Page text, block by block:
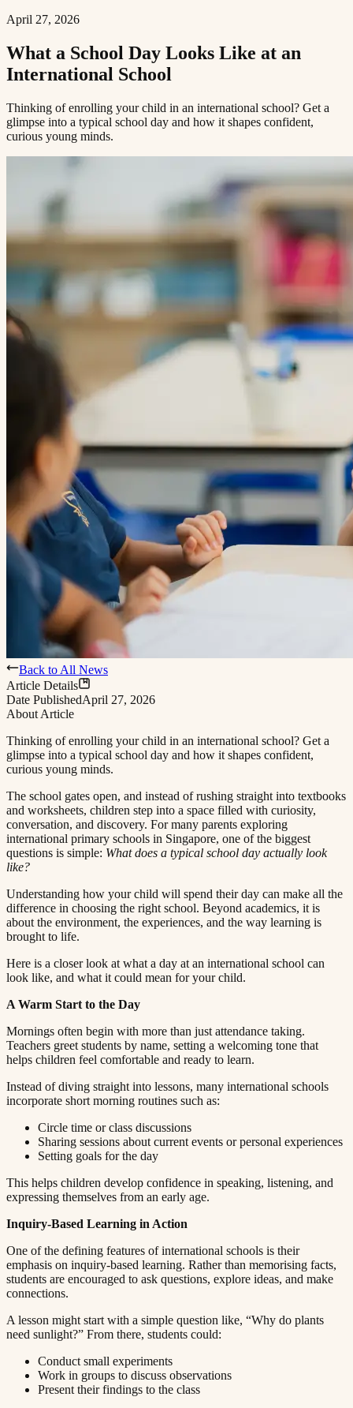
April 27, 2026
What a School Day Looks Like at an
International School​​​​‌ ‍ ​‍​‍‌‍ ‌ ​‍‌‍‍‌‌‍‌ ‌‍‍‌‌‍ ‍​‍​‍​ ‍‍​‍​‍‌ ​ ‌‍​‌‌‍ ‍‌‍‍‌‌ ‌​‌ ‍‌​‍ ‍‌‍‍‌‌‍ ​‍​‍​‍ ​​‍​‍‌‍‍​‌ ​‍‌‍‌‌‌‍‌‍​‍​‍​ ‍‍​‍​‍​‍ ‌ ​ ‌ ‌​‌ ‌‌‌‍‌​‌‍‍‌‌‍ ​‍ ‌‍‍‌‌‍ ‍‌ ‌​‌‍‌‌‌‍ ‍‌ ‌​​‍ ‌‍‌‌‌‍‌​‌‍‍‌‌ ‌​​‍ ‌‍ ‌‌‍ ‌‍‌​‌‍‌‌​ ‌‌ ​​‌ ​‍‌‍‌‌‌ ​ ‌‍‌‌‌‍ ‍‌ ‌​‌‍​‌‌ ‌​‌‍‍‌‌‍ ‌‍ ‍​ ‍ ‌‍‍‌‌‍‌​​ ‌​ ‌‍‌‍‌​​ ‌ ‌‍​ ​ ​‍‌‍‌‍​ ‍‌​ ​‍​‍ ‌​ ‌‍​ ‌ ​ ​‌​ ‌‌​‍ ‌​ ‌​​ ​‌‌‍‌‌​ ​‍​‍ ‌​ ‍​​ ‌ ‌‍‌‌​ ‌‌​‍ ‌‌‍‌‍‌‍‌‌‌‍‌‍‌‍​‍​ ‍‌‌‍​‍​ ​​​ ‌ ‌‍‌‌‌‍​ ​ ‍​​ ‌‍​ ‍ ‌ ‌​‌ ‍‌‌ ​​‌‍‌‌​ ‌‌‍ ‍‌‍‌‌‌ ‌ ‌ ​ ​ ‍ ‌ ​​‌‍​‌‌ ‌​‌‍‍​​ ‌‌ ‌​‌‍‍‌‌ ‌​‌‍ ​‌‍‌‌​ ‌‍​‍‌‍​‌‌ ​ ‌‍‌‌‌‌‌‌‌ ​‍‌‍ ​​ ‌​‍‌‌​ ​‍‌​‌‍‌ ​ ‌ ‌​‌ ‌‌‌‍‌​‌‍‍‌‌‍ ​‍‌‍‌‍‍‌‌‍‌​​ ‌​ ‌‍‌‍‌​​ ‌ ‌‍​ ​ ​‍‌‍‌‍​ ‍‌​ ​‍​‍ ‌​ ‌‍​ ‌ ​ ​‌​ ‌‌​‍ ‌​ ‌​​ ​‌‌‍‌‌​ ​‍​‍ ‌​ ‍​​ ‌ ‌‍‌‌​ ‌‌​‍ ‌‌‍‌‍‌‍‌‌‌‍‌‍‌‍​‍​ ‍‌‌‍​‍​ ​​​ ‌ ‌‍‌‌‌‍​ ​ ‍​​ ‌‍​‍‌‍‌ ‌​‌ ‍‌‌ ​​‌‍‌‌​ ‌‌‍ ‍‌‍‌‌‌ ‌ ‌ ​ ​‍‌‍‌ ​​‌‍​‌‌ ‌​‌‍‍​​ ‌‌ ‌​‌‍‍‌‌ ‌​‌‍ ​‌‍‌‌​‍‌‍‌ ​​‌‍‌‌‌ ​‍‌ ​ ‌ ​​‌‍‌‌‌‍​ ‌ ‌​‌‍‍‌‌ ‌‍‌‍‌‌​ ‌‌ ​​‌ ‌‌‌‍​‍‌‍ ​‌‍‍‌‌ ​ ‌‍‍​‌‍‌‌‌‍‌​​‍​‍‌ ‌
Thinking of enrolling your child in an international school? Get a
glimpse into a typical school day and how it shapes confident,
curious young minds.​​​​‌ ‍ ​‍​‍‌‍ ‌ ​‍‌‍‍‌‌‍‌ ‌‍‍‌‌‍ ‍​‍​‍​ ‍‍​‍​‍‌ ​ ‌‍​‌‌‍ ‍‌‍‍‌‌ ‌​‌ ‍‌​‍ ‍‌‍‍‌‌‍ ​‍​‍​‍ ​​‍​‍‌‍‍​‌ ​‍‌‍‌‌‌‍‌‍​‍​‍​ ‍‍​‍​‍​‍ ‌ ​ ‌ ‌​‌ ‌‌‌‍‌​‌‍‍‌‌‍ ​‍ ‌‍‍‌‌‍ ‍‌ ‌​‌‍‌‌‌‍ ‍‌ ‌​​‍ ‌‍‌‌‌‍‌​‌‍‍‌‌ ‌​​‍ ‌‍ ‌‌‍ ‌‍‌​‌‍‌‌​ ‌‌ ​​‌ ​‍‌‍‌‌‌ ​ ‌‍‌‌‌‍ ‍‌ ‌​‌‍​‌‌ ‌​‌‍‍‌‌‍ ‌‍ ‍​ ‍ ‌‍‍‌‌‍‌​​ ‌​ ‌‍‌‍‌​​ ‌ ‌‍​ ​ ​‍‌‍‌‍​ ‍‌​ ​‍​‍ ‌​ ‌‍​ ‌ ​ ​‌​ ‌‌​‍ ‌​ ‌​​ ​‌‌‍‌‌​ ​‍​‍ ‌​ ‍​​ ‌ ‌‍‌‌​ ‌‌​‍ ‌‌‍‌‍‌‍‌‌‌‍‌‍‌‍​‍​ ‍‌‌‍​‍​ ​​​ ‌ ‌‍‌‌‌‍​ ​ ‍​​ ‌‍​ ‍ ‌ ‌​‌ ‍‌‌ ​​‌‍‌‌​ ‌‌‍ ‍‌‍‌‌‌ ‌ ‌ ​ ​ ‍ ‌ ​​‌‍​‌‌ ‌​‌‍‍​​ ‌‌‍‌​‌‍‌‌‌ ​ ‌‍​ ‌ ​‍‌‍‍‌‌ ​​‌ ‌​‌‍‍‌‌‍ ‌‍ ‍​ ‌‍​‍‌‍​‌‌ ​ ‌‍‌‌‌‌‌‌‌ ​‍‌‍ ​​ ‌​‍‌‌​ ​‍‌​‌‍‌ ​ ‌ ‌​‌ ‌‌‌‍‌​‌‍‍‌‌‍ ​‍‌‍‌‍‍‌‌‍‌​​ ‌​ ‌‍‌‍‌​​ ‌ ‌‍​ ​ ​‍‌‍‌‍​ ‍‌​ ​‍​‍ ‌​ ‌‍​ ‌ ​ ​‌​ ‌‌​‍ ‌​ ‌​​ ​‌‌‍‌‌​ ​‍​‍ ‌​ ‍​​ ‌ ‌‍‌‌​ ‌‌​‍ ‌‌‍‌‍‌‍‌‌‌‍‌‍‌‍​‍​ ‍‌‌‍​‍​ ​​​ ‌ ‌‍‌‌‌‍​ ​ ‍​​ ‌‍​‍‌‍‌ ‌​‌ ‍‌‌ ​​‌‍‌‌​ ‌‌‍ ‍‌‍‌‌‌ ‌ ‌ ​ ​‍‌‍‌ ​​‌‍​‌‌ ‌​‌‍‍​​ ‌‌‍‌​‌‍‌‌‌ ​ ‌‍​ ‌ ​‍‌‍‍‌‌ ​​‌ ‌​‌‍‍‌‌‍ ‌‍ ‍​‍‌‍‌ ​​‌‍‌‌‌ ​‍‌ ​ ‌ ​​‌‍‌‌‌‍​ ‌ ‌​‌‍‍‌‌ ‌‍‌‍‌‌​ ‌‌ ​​‌ ‌‌‌‍​‍‌‍ ​‌‍‍‌‌ ​ ‌‍‍​‌‍‌‌‌‍‌​​‍​‍‌ ‌
Back to All News
Article Details
Date PublishedApril 27, 2026
About Article
Thinking of enrolling your child in an international school? Get a
glimpse into a typical school day and how it shapes confident,
curious young minds.​​​​‌ ‍ ​‍​‍‌‍ ‌ ​‍‌‍‍‌‌‍‌ ‌‍‍‌‌‍ ‍​‍​‍​ ‍‍​‍​‍‌ ​ ‌‍​‌‌‍ ‍‌‍‍‌‌ ‌​‌ ‍‌​‍ ‍‌‍‍‌‌‍ ​‍​‍​‍ ​​‍​‍‌‍‍​‌ ​‍‌‍‌‌‌‍‌‍​‍​‍​ ‍‍​‍​‍​‍ ‌ ​ ‌ ‌​‌ ‌‌‌‍‌​‌‍‍‌‌‍ ​‍ ‌‍‍‌‌‍ ‍‌ ‌​‌‍‌‌‌‍ ‍‌ ‌​​‍ ‌‍‌‌‌‍‌​‌‍‍‌‌ ‌​​‍ ‌‍ ‌‌‍ ‌‍‌​‌‍‌‌​ ‌‌ ​​‌ ​‍‌‍‌‌‌ ​ ‌‍‌‌‌‍ ‍‌ ‌​‌‍​‌‌ ‌​‌‍‍‌‌‍ ‌‍ ‍​ ‍ ‌‍‍‌‌‍‌​​ ‌​ ‌‍‌‍‌​​ ‌ ‌‍​ ​ ​‍‌‍‌‍​ ‍‌​ ​‍​‍ ‌​ ‌‍​ ‌ ​ ​‌​ ‌‌​‍ ‌​ ‌​​ ​‌‌‍‌‌​ ​‍​‍ ‌​ ‍​​ ‌ ‌‍‌‌​ ‌‌​‍ ‌‌‍‌‍‌‍‌‌‌‍‌‍‌‍​‍​ ‍‌‌‍​‍​ ​​​ ‌ ‌‍‌‌‌‍​ ​ ‍​​ ‌‍​ ‍ ‌ ‌​‌ ‍‌‌ ​​‌‍‌‌​ ‌‌‍ ‍‌‍‌‌‌ ‌ ‌ ​ ​ ‍ ‌ ​​‌‍​‌‌ ‌​‌‍‍​​ ‌‌‍‌​‌‍‌‌‌ ​ ‌‍​ ‌ ​‍‌‍‍‌‌ ​​‌ ‌​‌‍‍‌‌‍ ‌‍ ‍​ ‌‍​‍‌‍​‌‌ ​ ‌‍‌‌‌‌‌‌‌ ​‍‌‍ ​​ ‌​‍‌‌​ ​‍‌​‌‍‌ ​ ‌ ‌​‌ ‌‌‌‍‌​‌‍‍‌‌‍ ​‍‌‍‌‍‍‌‌‍‌​​ ‌​ ‌‍‌‍‌​​ ‌ ‌‍​ ​ ​‍‌‍‌‍​ ‍‌​ ​‍​‍ ‌​ ‌‍​ ‌ ​ ​‌​ ‌‌​‍ ‌​ ‌​​ ​‌‌‍‌‌​ ​‍​‍ ‌​ ‍​​ ‌ ‌‍‌‌​ ‌‌​‍ ‌‌‍‌‍‌‍‌‌‌‍‌‍‌‍​‍​ ‍‌‌‍​‍​ ​​​ ‌ ‌‍‌‌‌‍​ ​ ‍​​ ‌‍​‍‌‍‌ ‌​‌ ‍‌‌ ​​‌‍‌‌​ ‌‌‍ ‍‌‍‌‌‌ ‌ ‌ ​ ​‍‌‍‌ ​​‌‍​‌‌ ‌​‌‍‍​​ ‌‌‍‌​‌‍‌‌‌ ​ ‌‍​ ‌ ​‍‌‍‍‌‌ ​​‌ ‌​‌‍‍‌‌‍ ‌‍ ‍​‍‌‍‌ ​​‌‍‌‌‌ ​‍‌ ​ ‌ ​​‌‍‌‌‌‍​ ‌ ‌​‌‍‍‌‌ ‌‍‌‍‌‌​ ‌‌ ​​‌ ‌‌‌‍​‍‌‍ ​‌‍‍‌‌ ​ ‌‍‍​‌‍‌‌‌‍‌​​‍​‍‌ ‌
The school gates open, and instead of rushing straight into textbooks
and worksheets, children step into a space filled with curiosity,
conversation, and discovery. For many parents exploring
international primary schools in Singapore, one of the biggest
questions is simple: ​​​​‌ ‍ ​‍​‍‌‍ ‌ ​‍‌‍‍‌‌‍‌ ‌‍‍‌‌‍ ‍​‍​‍​ ‍‍​‍​‍‌ ​ ‌‍​‌‌‍ ‍‌‍‍‌‌ ‌​‌ ‍‌​‍ ‍‌‍‍‌‌‍ ​‍​‍​‍ ​​‍​‍‌‍‍​‌ ​‍‌‍‌‌‌‍‌‍​‍​‍​ ‍‍​‍​‍​‍ ‌ ​ ‌ ‌​‌ ‌‌‌‍‌​‌‍‍‌‌‍ ​‍ ‌‍‍‌‌‍ ‍‌ ‌​‌‍‌‌‌‍ ‍‌ ‌​​‍ ‌‍‌‌‌‍‌​‌‍‍‌‌ ‌​​‍ ‌‍ ‌‌‍ ‌‍‌​‌‍‌‌​ ‌‌ ​​‌ ​‍‌‍‌‌‌ ​ ‌‍‌‌‌‍ ‍‌ ‌​‌‍​‌‌ ‌​‌‍‍‌‌‍ ‌‍ ‍​ ‍ ‌‍‍‌‌‍‌​​ ‌​ ‌‍‌‍‌​​ ‌ ‌‍​ ​ ​‍‌‍‌‍​ ‍‌​ ​‍​‍ ‌​ ‌‍​ ‌ ​ ​‌​ ‌‌​‍ ‌​ ‌​​ ​‌‌‍‌‌​ ​‍​‍ ‌​ ‍​​ ‌ ‌‍‌‌​ ‌‌​‍ ‌‌‍‌‍‌‍‌‌‌‍‌‍‌‍​‍​ ‍‌‌‍​‍​ ​​​ ‌ ‌‍‌‌‌‍​ ​ ‍​​ ‌‍​ ‍ ‌ ‌​‌ ‍‌‌ ​​‌‍‌‌​ ‌‌‍ ‍‌‍‌‌‌ ‌ ‌ ​ ​ ‍ ‌ ​​‌‍​‌‌ ‌​‌‍‍​​ ‌‌‍​ ‌‍ ‌‍ ‍‌ ‌​‌‍‌‌‌‍ ‍‌ ‌​​‍‌‌​ ‌‌‌​​‍‌‌ ‌‍‍ ‌‍‌‌‌ ‍‌​‍‌‌​ ​ ‌​‌​​‍‌‌​ ​ ‌​‌​​‍‌‌​ ​‍​ ​‍​ ‍​‌‍‌‌‌‍​ ‌‍‌‍‌‍​‍‌‍‌‌‌‍‌‌​ ‌​​ ‌‍​ ‌‍​ ​ ‌‍‌​​‍‌‌​ ​‍​ ​‍​‍‌‌​ ‌‌‌​‌​​‍ ‍‌‍​ ‌‍‍​‌‍‍‌‌‍ ​‌‍‌​‌ ​‍‌‍‌‌‌‍ ‍​‍‌‌​ ‌‌‌​​‍‌‌ ‌‍‍ ‌‍‌‌‌ ‍‌​‍‌‌​ ​ ‌​‌​​‍‌‌​ ​ ‌​‌​​‍‌‌​ ​‍​ ​‍​ ​ ​ ​‍‌‍​‍​ ​‌‌‍‌‍​ ​ ‌‍​‌​ ‍‌‌‍‌‌​ ​‌​ ‌‍​ ​‍​‍‌‌​ ​‍​ ​‍​‍‌‌​ ‌‌‌​‌​​‍ ‍‌ ‌​‌‍‌‌‌ ‍​‌ ‌​​ ‌‍​‍‌‍​‌‌ ​ ‌‍‌‌‌‌‌‌‌ ​‍‌‍ ​​ ‌​‍‌‌​ ​‍‌​‌‍‌ ​ ‌ ‌​‌ ‌‌‌‍‌​‌‍‍‌‌‍ ​‍‌‍‌‍‍‌‌‍‌​​ ‌​ ‌‍‌‍‌​​ ‌ ‌‍​ ​ ​‍‌‍‌‍​ ‍‌​ ​‍​‍ ‌​ ‌‍​ ‌ ​ ​‌​ ‌‌​‍ ‌​ ‌​​ ​‌‌‍‌‌​ ​‍​‍ ‌​ ‍​​ ‌ ‌‍‌‌​ ‌‌​‍ ‌‌‍‌‍‌‍‌‌‌‍‌‍‌‍​‍​ ‍‌‌‍​‍​ ​​​ ‌ ‌‍‌‌‌‍​ ​ ‍​​ ‌‍​‍‌‍‌ ‌​‌ ‍‌‌ ​​‌‍‌‌​ ‌‌‍ ‍‌‍‌‌‌ ‌ ‌ ​ ​‍‌‍‌ ​​‌‍​‌‌ ‌​‌‍‍​​ ‌‌‍​ ‌‍ ‌‍ ‍‌ ‌​‌‍‌‌‌‍ ‍‌ ‌​​‍‌‌​ ‌‌‌​​‍‌‌ ‌‍‍ ‌‍‌‌‌ ‍‌​‍‌‌​ ​ ‌​‌​​‍‌‌​ ​ ‌​‌​​‍‌‌​ ​‍​ ​‍​ ‍​‌‍‌‌‌‍​ ‌‍‌‍‌‍​‍‌‍‌‌‌‍‌‌​ ‌​​ ‌‍​ ‌‍​ ​ ‌‍‌​​‍‌‌​ ​‍​ ​‍​‍‌‌​ ‌‌‌​‌​​‍ ‍‌‍​ ‌‍‍​‌‍‍‌‌‍ ​‌‍‌​‌ ​‍‌‍‌‌‌‍ ‍​‍‌‌​ ‌‌‌​​‍‌‌ ‌‍‍ ‌‍‌‌‌ ‍‌​‍‌‌​ ​ ‌​‌​​‍‌‌​ ​ ‌​‌​​‍‌‌​ ​‍​ ​‍​ ​ ​ ​‍‌‍​‍​ ​‌‌‍‌‍​ ​ ‌‍​‌​ ‍‌‌‍‌‌​ ​‌​ ‌‍​ ​‍​‍‌‌​ ​‍​ ​‍​‍‌‌​ ‌‌‌​‌​​‍ ‍‌ ‌​‌‍‌‌‌ ‍​‌ ‌​​‍‌‍‌ ​​‌‍‌‌‌ ​‍‌ ​ ‌ ​​‌‍‌‌‌‍​ ‌ ‌​‌‍‍‌‌ ‌‍‌‍‌‌​ ‌‌ ​​‌ ‌‌‌‍​‍‌‍ ​‌‍‍‌‌ ​ ‌‍‍​‌‍‌‌‌‍‌​​‍​‍‌ ‌ What does a typical school day actually look
like?​​​​‌ ‍ ​‍​‍‌‍ ‌ ​‍‌‍‍‌‌‍‌ ‌‍‍‌‌‍ ‍​‍​‍​ ‍‍​‍​‍‌ ​ ‌‍​‌‌‍ ‍‌‍‍‌‌ ‌​‌ ‍‌​‍ ‍‌‍‍‌‌‍ ​‍​‍​‍ ​​‍​‍‌‍‍​‌ ​‍‌‍‌‌‌‍‌‍​‍​‍​ ‍‍​‍​‍​‍ ‌ ​ ‌ ‌​‌ ‌‌‌‍‌​‌‍‍‌‌‍ ​‍ ‌‍‍‌‌‍ ‍‌ ‌​‌‍‌‌‌‍ ‍‌ ‌​​‍ ‌‍‌‌‌‍‌​‌‍‍‌‌ ‌​​‍ ‌‍ ‌‌‍ ‌‍‌​‌‍‌‌​ ‌‌ ​​‌ ​‍‌‍‌‌‌ ​ ‌‍‌‌‌‍ ‍‌ ‌​‌‍​‌‌ ‌​‌‍‍‌‌‍ ‌‍ ‍​ ‍ ‌‍‍‌‌‍‌​​ ‌​ ‌‍‌‍‌​​ ‌ ‌‍​ ​ ​‍‌‍‌‍​ ‍‌​ ​‍​‍ ‌​ ‌‍​ ‌ ​ ​‌​ ‌‌​‍ ‌​ ‌​​ ​‌‌‍‌‌​ ​‍​‍ ‌​ ‍​​ ‌ ‌‍‌‌​ ‌‌​‍ ‌‌‍‌‍‌‍‌‌‌‍‌‍‌‍​‍​ ‍‌‌‍​‍​ ​​​ ‌ ‌‍‌‌‌‍​ ​ ‍​​ ‌‍​ ‍ ‌ ‌​‌ ‍‌‌ ​​‌‍‌‌​ ‌‌‍ ‍‌‍‌‌‌ ‌ ‌ ​ ​ ‍ ‌ ​​‌‍​‌‌ ‌​‌‍‍​​ ‌‌‍​ ‌‍ ‌‍ ‍‌ ‌​‌‍‌‌‌‍ ‍‌ ‌​​‍‌‌​ ‌‌‌​​‍‌‌ ‌‍‍ ‌‍‌‌‌ ‍‌​‍‌‌​ ​ ‌​‌​​‍‌‌​ ​ ‌​‌​​‍‌‌​ ​‍​ ​‍​ ‍​‌‍‌‌‌‍​ ‌‍‌‍‌‍​‍‌‍‌‌‌‍‌‌​ ‌​​ ‌‍​ ‌‍​ ​ ‌‍‌​​‍‌‌​ ​‍​ ​‍​‍‌‌​ ‌‌‌​‌​​‍ ‍‌‍​ ‌‍‍​‌‍‍‌‌‍ ​‌‍‌​‌ ​‍‌‍‌‌‌‍ ‍​‍‌‌​ ‌‌‌​​‍‌‌ ‌‍‍ ‌‍‌‌‌ ‍‌​‍‌‌​ ​ ‌​‌​​‍‌‌​ ​ ‌​‌​​‍‌‌​ ​‍​ ​‍‌‍‌‍​ ‌‍​ ‍‌​ ‌‍‌‍​ ​ ​​‌‍​ ​ ​‌‌‍​ ​ ​ ​ ​ ​ ‌ ​‍‌‌​ ​‍​ ​‍​‍‌‌​ ‌‌‌​‌​​‍ ‍‌ ‌​‌‍‌‌‌ ‍​‌ ‌​​ ‌‍​‍‌‍​‌‌ ​ ‌‍‌‌‌‌‌‌‌ ​‍‌‍ ​​ ‌​‍‌‌​ ​‍‌​‌‍‌ ​ ‌ ‌​‌ ‌‌‌‍‌​‌‍‍‌‌‍ ​‍‌‍‌‍‍‌‌‍‌​​ ‌​ ‌‍‌‍‌​​ ‌ ‌‍​ ​ ​‍‌‍‌‍​ ‍‌​ ​‍​‍ ‌​ ‌‍​ ‌ ​ ​‌​ ‌‌​‍ ‌​ ‌​​ ​‌‌‍‌‌​ ​‍​‍ ‌​ ‍​​ ‌ ‌‍‌‌​ ‌‌​‍ ‌‌‍‌‍‌‍‌‌‌‍‌‍‌‍​‍​ ‍‌‌‍​‍​ ​​​ ‌ ‌‍‌‌‌‍​ ​ ‍​​ ‌‍​‍‌‍‌ ‌​‌ ‍‌‌ ​​‌‍‌‌​ ‌‌‍ ‍‌‍‌‌‌ ‌ ‌ ​ ​‍‌‍‌ ​​‌‍​‌‌ ‌​‌‍‍​​ ‌‌‍​ ‌‍ ‌‍ ‍‌ ‌​‌‍‌‌‌‍ ‍‌ ‌​​‍‌‌​ ‌‌‌​​‍‌‌ ‌‍‍ ‌‍‌‌‌ ‍‌​‍‌‌​ ​ ‌​‌​​‍‌‌​ ​ ‌​‌​​‍‌‌​ ​‍​ ​‍​ ‍​‌‍‌‌‌‍​ ‌‍‌‍‌‍​‍‌‍‌‌‌‍‌‌​ ‌​​ ‌‍​ ‌‍​ ​ ‌‍‌​​‍‌‌​ ​‍​ ​‍​‍‌‌​ ‌‌‌​‌​​‍ ‍‌‍​ ‌‍‍​‌‍‍‌‌‍ ​‌‍‌​‌ ​‍‌‍‌‌‌‍ ‍​‍‌‌​ ‌‌‌​​‍‌‌ ‌‍‍ ‌‍‌‌‌ ‍‌​‍‌‌​ ​ ‌​‌​​‍‌‌​ ​ ‌​‌​​‍‌‌​ ​‍​ ​‍‌‍‌‍​ ‌‍​ ‍‌​ ‌‍‌‍​ ​ ​​‌‍​ ​ ​‌‌‍​ ​ ​ ​ ​ ​ ‌ ​‍‌‌​ ​‍​ ​‍​‍‌‌​ ‌‌‌​‌​​‍ ‍‌ ‌​‌‍‌‌‌ ‍​‌ ‌​​‍‌‍‌ ​​‌‍‌‌‌ ​‍‌ ​ ‌ ​​‌‍‌‌‌‍​ ‌ ‌​‌‍‍‌‌ ‌‍‌‍‌‌​ ‌‌ ​​‌ ‌‌‌‍​‍‌‍ ​‌‍‍‌‌ ​ ‌‍‍​‌‍‌‌‌‍‌​​‍​‍‌ ‌
Understanding how your child will spend their day can make all the
difference in choosing the right school. Beyond academics, it is
about the environment, the experiences, and the way learning is
brought to life.​​​​‌ ‍ ​‍​‍‌‍ ‌ ​‍‌‍‍‌‌‍‌ ‌‍‍‌‌‍ ‍​‍​‍​ ‍‍​‍​‍‌ ​ ‌‍​‌‌‍ ‍‌‍‍‌‌ ‌​‌ ‍‌​‍ ‍‌‍‍‌‌‍ ​‍​‍​‍ ​​‍​‍‌‍‍​‌ ​‍‌‍‌‌‌‍‌‍​‍​‍​ ‍‍​‍​‍​‍ ‌ ​ ‌ ‌​‌ ‌‌‌‍‌​‌‍‍‌‌‍ ​‍ ‌‍‍‌‌‍ ‍‌ ‌​‌‍‌‌‌‍ ‍‌ ‌​​‍ ‌‍‌‌‌‍‌​‌‍‍‌‌ ‌​​‍ ‌‍ ‌‌‍ ‌‍‌​‌‍‌‌​ ‌‌ ​​‌ ​‍‌‍‌‌‌ ​ ‌‍‌‌‌‍ ‍‌ ‌​‌‍​‌‌ ‌​‌‍‍‌‌‍ ‌‍ ‍​ ‍ ‌‍‍‌‌‍‌​​ ‌​ ‌‍‌‍‌​​ ‌ ‌‍​ ​ ​‍‌‍‌‍​ ‍‌​ ​‍​‍ ‌​ ‌‍​ ‌ ​ ​‌​ ‌‌​‍ ‌​ ‌​​ ​‌‌‍‌‌​ ​‍​‍ ‌​ ‍​​ ‌ ‌‍‌‌​ ‌‌​‍ ‌‌‍‌‍‌‍‌‌‌‍‌‍‌‍​‍​ ‍‌‌‍​‍​ ​​​ ‌ ‌‍‌‌‌‍​ ​ ‍​​ ‌‍​ ‍ ‌ ‌​‌ ‍‌‌ ​​‌‍‌‌​ ‌‌‍ ‍‌‍‌‌‌ ‌ ‌ ​ ​ ‍ ‌ ​​‌‍​‌‌ ‌​‌‍‍​​ ‌‌‍​ ‌‍ ‌‍ ‍‌ ‌​‌‍‌‌‌‍ ‍‌ ‌​​‍‌‌​ ‌‌‌​​‍‌‌ ‌‍‍ ‌‍‌‌‌ ‍‌​‍‌‌​ ​ ‌​‌​​‍‌‌​ ​ ‌​‌​​‍‌‌​ ​‍​ ​‍​ ‍‌‌‍‌‍‌‍​‍​ ‍‌​ ‌‌​ ​​​ ‌‍​ ​​​ ‌‍​ ​‌​ ‍​‌‍‌​​‍‌‌​ ​‍​ ​‍​‍‌‌​ ‌‌‌​‌​​‍ ‍‌‍​ ‌‍‍​‌‍‍‌‌‍ ​‌‍‌​‌ ​‍‌‍‌‌‌‍ ‍​‍‌‌​ ‌‌‌​​‍‌‌ ‌‍‍ ‌‍‌‌‌ ‍‌​‍‌‌​ ​ ‌​‌​​‍‌‌​ ​ ‌​‌​​‍‌‌​ ​‍​ ​‍​ ‌ ‌‍‌‍​ ​‍‌‍‌​​ ‌‌​ ​‌‌‍‌​‌‍​‍‌‍‌‌​ ‍‌‌‍‌‌​ ‍‌​‍‌‌​ ​‍​ ​‍​‍‌‌​ ‌‌‌​‌​​‍ ‍‌ ‌​‌‍‌‌‌ ‍​‌ ‌​​ ‌‍​‍‌‍​‌‌ ​ ‌‍‌‌‌‌‌‌‌ ​‍‌‍ ​​ ‌​‍‌‌​ ​‍‌​‌‍‌ ​ ‌ ‌​‌ ‌‌‌‍‌​‌‍‍‌‌‍ ​‍‌‍‌‍‍‌‌‍‌​​ ‌​ ‌‍‌‍‌​​ ‌ ‌‍​ ​ ​‍‌‍‌‍​ ‍‌​ ​‍​‍ ‌​ ‌‍​ ‌ ​ ​‌​ ‌‌​‍ ‌​ ‌​​ ​‌‌‍‌‌​ ​‍​‍ ‌​ ‍​​ ‌ ‌‍‌‌​ ‌‌​‍ ‌‌‍‌‍‌‍‌‌‌‍‌‍‌‍​‍​ ‍‌‌‍​‍​ ​​​ ‌ ‌‍‌‌‌‍​ ​ ‍​​ ‌‍​‍‌‍‌ ‌​‌ ‍‌‌ ​​‌‍‌‌​ ‌‌‍ ‍‌‍‌‌‌ ‌ ‌ ​ ​‍‌‍‌ ​​‌‍​‌‌ ‌​‌‍‍​​ ‌‌‍​ ‌‍ ‌‍ ‍‌ ‌​‌‍‌‌‌‍ ‍‌ ‌​​‍‌‌​ ‌‌‌​​‍‌‌ ‌‍‍ ‌‍‌‌‌ ‍‌​‍‌‌​ ​ ‌​‌​​‍‌‌​ ​ ‌​‌​​‍‌‌​ ​‍​ ​‍​ ‍‌‌‍‌‍‌‍​‍​ ‍‌​ ‌‌​ ​​​ ‌‍​ ​​​ ‌‍​ ​‌​ ‍​‌‍‌​​‍‌‌​ ​‍​ ​‍​‍‌‌​ ‌‌‌​‌​​‍ ‍‌‍​ ‌‍‍​‌‍‍‌‌‍ ​‌‍‌​‌ ​‍‌‍‌‌‌‍ ‍​‍‌‌​ ‌‌‌​​‍‌‌ ‌‍‍ ‌‍‌‌‌ ‍‌​‍‌‌​ ​ ‌​‌​​‍‌‌​ ​ ‌​‌​​‍‌‌​ ​‍​ ​‍​ ‌ ‌‍‌‍​ ​‍‌‍‌​​ ‌‌​ ​‌‌‍‌​‌‍​‍‌‍‌‌​ ‍‌‌‍‌‌​ ‍‌​‍‌‌​ ​‍​ ​‍​‍‌‌​ ‌‌‌​‌​​‍ ‍‌ ‌​‌‍‌‌‌ ‍​‌ ‌​​‍‌‍‌ ​​‌‍‌‌‌ ​‍‌ ​ ‌ ​​‌‍‌‌‌‍​ ‌ ‌​‌‍‍‌‌ ‌‍‌‍‌‌​ ‌‌ ​​‌ ‌‌‌‍​‍‌‍ ​‌‍‍‌‌ ​ ‌‍‍​‌‍‌‌‌‍‌​​‍​‍‌ ‌
Here is a closer look at what a day at an international school can
look like, and what it could mean for your child.​​​​‌ ‍ ​‍​‍‌‍ ‌ ​‍‌‍‍‌‌‍‌ ‌‍‍‌‌‍ ‍​‍​‍​ ‍‍​‍​‍‌ ​ ‌‍​‌‌‍ ‍‌‍‍‌‌ ‌​‌ ‍‌​‍ ‍‌‍‍‌‌‍ ​‍​‍​‍ ​​‍​‍‌‍‍​‌ ​‍‌‍‌‌‌‍‌‍​‍​‍​ ‍‍​‍​‍​‍ ‌ ​ ‌ ‌​‌ ‌‌‌‍‌​‌‍‍‌‌‍ ​‍ ‌‍‍‌‌‍ ‍‌ ‌​‌‍‌‌‌‍ ‍‌ ‌​​‍ ‌‍‌‌‌‍‌​‌‍‍‌‌ ‌​​‍ ‌‍ ‌‌‍ ‌‍‌​‌‍‌‌​ ‌‌ ​​‌ ​‍‌‍‌‌‌ ​ ‌‍‌‌‌‍ ‍‌ ‌​‌‍​‌‌ ‌​‌‍‍‌‌‍ ‌‍ ‍​ ‍ ‌‍‍‌‌‍‌​​ ‌​ ‌‍‌‍‌​​ ‌ ‌‍​ ​ ​‍‌‍‌‍​ ‍‌​ ​‍​‍ ‌​ ‌‍​ ‌ ​ ​‌​ ‌‌​‍ ‌​ ‌​​ ​‌‌‍‌‌​ ​‍​‍ ‌​ ‍​​ ‌ ‌‍‌‌​ ‌‌​‍ ‌‌‍‌‍‌‍‌‌‌‍‌‍‌‍​‍​ ‍‌‌‍​‍​ ​​​ ‌ ‌‍‌‌‌‍​ ​ ‍​​ ‌‍​ ‍ ‌ ‌​‌ ‍‌‌ ​​‌‍‌‌​ ‌‌‍ ‍‌‍‌‌‌ ‌ ‌ ​ ​ ‍ ‌ ​​‌‍​‌‌ ‌​‌‍‍​​ ‌‌‍​ ‌‍ ‌‍ ‍‌ ‌​‌‍‌‌‌‍ ‍‌ ‌​​‍‌‌​ ‌‌‌​​‍‌‌ ‌‍‍ ‌‍‌‌‌ ‍‌​‍‌‌​ ​ ‌​‌​​‍‌‌​ ​ ‌​‌​​‍‌‌​ ​‍​ ​‍​ ‌‍​ ‌​‌‍‌​​ ​‌​ ​ ‌‍‌​​ ‍‌​ ​‌‌‍​‍​ ​‌‌‍​ ​ ‌ ​‍‌‌​ ​‍​ ​‍​‍‌‌​ ‌‌‌​‌​​‍ ‍‌‍​ ‌‍‍​‌‍‍‌‌‍ ​‌‍‌​‌ ​‍‌‍‌‌‌‍ ‍​‍‌‌​ ‌‌‌​​‍‌‌ ‌‍‍ ‌‍‌‌‌ ‍‌​‍‌‌​ ​ ‌​‌​​‍‌‌​ ​ ‌​‌​​‍‌‌​ ​‍​ ​‍‌‍​ ​ ‍‌‌‍​‌‌‍‌​‌‍​‍​ ‌‌‌‍‌‍​ ‍​‌‍‌‍‌‍​‍‌‍​ ‌‍​‌​‍‌‌​ ​‍​ ​‍​‍‌‌​ ‌‌‌​‌​​‍ ‍‌ ‌​‌‍‌‌‌ ‍​‌ ‌​​ ‌‍​‍‌‍​‌‌ ​ ‌‍‌‌‌‌‌‌‌ ​‍‌‍ ​​ ‌​‍‌‌​ ​‍‌​‌‍‌ ​ ‌ ‌​‌ ‌‌‌‍‌​‌‍‍‌‌‍ ​‍‌‍‌‍‍‌‌‍‌​​ ‌​ ‌‍‌‍‌​​ ‌ ‌‍​ ​ ​‍‌‍‌‍​ ‍‌​ ​‍​‍ ‌​ ‌‍​ ‌ ​ ​‌​ ‌‌​‍ ‌​ ‌​​ ​‌‌‍‌‌​ ​‍​‍ ‌​ ‍​​ ‌ ‌‍‌‌​ ‌‌​‍ ‌‌‍‌‍‌‍‌‌‌‍‌‍‌‍​‍​ ‍‌‌‍​‍​ ​​​ ‌ ‌‍‌‌‌‍​ ​ ‍​​ ‌‍​‍‌‍‌ ‌​‌ ‍‌‌ ​​‌‍‌‌​ ‌‌‍ ‍‌‍‌‌‌ ‌ ‌ ​ ​‍‌‍‌ ​​‌‍​‌‌ ‌​‌‍‍​​ ‌‌‍​ ‌‍ ‌‍ ‍‌ ‌​‌‍‌‌‌‍ ‍‌ ‌​​‍‌‌​ ‌‌‌​​‍‌‌ ‌‍‍ ‌‍‌‌‌ ‍‌​‍‌‌​ ​ ‌​‌​​‍‌‌​ ​ ‌​‌​​‍‌‌​ ​‍​ ​‍​ ‌‍​ ‌​‌‍‌​​ ​‌​ ​ ‌‍‌​​ ‍‌​ ​‌‌‍​‍​ ​‌‌‍​ ​ ‌ ​‍‌‌​ ​‍​ ​‍​‍‌‌​ ‌‌‌​‌​​‍ ‍‌‍​ ‌‍‍​‌‍‍‌‌‍ ​‌‍‌​‌ ​‍‌‍‌‌‌‍ ‍​‍‌‌​ ‌‌‌​​‍‌‌ ‌‍‍ ‌‍‌‌‌ ‍‌​‍‌‌​ ​ ‌​‌​​‍‌‌​ ​ ‌​‌​​‍‌‌​ ​‍​ ​‍‌‍​ ​ ‍‌‌‍​‌‌‍‌​‌‍​‍​ ‌‌‌‍‌‍​ ‍​‌‍‌‍‌‍​‍‌‍​ ‌‍​‌​‍‌‌​ ​‍​ ​‍​‍‌‌​ ‌‌‌​‌​​‍ ‍‌ ‌​‌‍‌‌‌ ‍​‌ ‌​​‍‌‍‌ ​​‌‍‌‌‌ ​‍‌ ​ ‌ ​​‌‍‌‌‌‍​ ‌ ‌​‌‍‍‌‌ ‌‍‌‍‌‌​ ‌‌ ​​‌ ‌‌‌‍​‍‌‍ ​‌‍‍‌‌ ​ ‌‍‍​‌‍‌‌‌‍‌​​‍​‍‌ ‌
A Warm Start to the Day​​​​‌ ‍ ​‍​‍‌‍ ‌ ​‍‌‍‍‌‌‍‌ ‌‍‍‌‌‍ ‍​‍​‍​ ‍‍​‍​‍‌ ​ ‌‍​‌‌‍ ‍‌‍‍‌‌ ‌​‌ ‍‌​‍ ‍‌‍‍‌‌‍ ​‍​‍​‍ ​​‍​‍‌‍‍​‌ ​‍‌‍‌‌‌‍‌‍​‍​‍​ ‍‍​‍​‍​‍ ‌ ​ ‌ ‌​‌ ‌‌‌‍‌​‌‍‍‌‌‍ ​‍ ‌‍‍‌‌‍ ‍‌ ‌​‌‍‌‌‌‍ ‍‌ ‌​​‍ ‌‍‌‌‌‍‌​‌‍‍‌‌ ‌​​‍ ‌‍ ‌‌‍ ‌‍‌​‌‍‌‌​ ‌‌ ​​‌ ​‍‌‍‌‌‌ ​ ‌‍‌‌‌‍ ‍‌ ‌​‌‍​‌‌ ‌​‌‍‍‌‌‍ ‌‍ ‍​ ‍ ‌‍‍‌‌‍‌​​ ‌​ ‌‍‌‍‌​​ ‌ ‌‍​ ​ ​‍‌‍‌‍​ ‍‌​ ​‍​‍ ‌​ ‌‍​ ‌ ​ ​‌​ ‌‌​‍ ‌​ ‌​​ ​‌‌‍‌‌​ ​‍​‍ ‌​ ‍​​ ‌ ‌‍‌‌​ ‌‌​‍ ‌‌‍‌‍‌‍‌‌‌‍‌‍‌‍​‍​ ‍‌‌‍​‍​ ​​​ ‌ ‌‍‌‌‌‍​ ​ ‍​​ ‌‍​ ‍ ‌ ‌​‌ ‍‌‌ ​​‌‍‌‌​ ‌‌‍ ‍‌‍‌‌‌ ‌ ‌ ​ ​ ‍ ‌ ​​‌‍​‌‌ ‌​‌‍‍​​ ‌‌‍​ ‌‍ ‌‍ ‍‌ ‌​‌‍‌‌‌‍ ‍‌ ‌​​‍‌‌​ ‌‌‌​​‍‌‌ ‌‍‍ ‌‍‌‌‌ ‍‌​‍‌‌​ ​ ‌​‌​​‍‌‌​ ​ ‌​‌​​‍‌‌​ ​‍​ ​‍‌‍​ ‌‍​‌‌‍​ ‌‍​ ‌‍‌‌‌‍​ ​ ‍‌‌‍‌‍​ ‌‍​ ‌​​ ​‍​ ‌‌​‍‌‌​ ​‍​ ​‍​‍‌‌​ ‌‌‌​‌​​‍ ‍‌‍​ ‌‍‍​‌‍‍‌‌‍ ​‌‍‌​‌ ​‍‌‍‌‌‌‍ ‍​‍‌‌​ ‌‌‌​​‍‌‌ ‌‍‍ ‌‍‌‌‌ ‍‌​‍‌‌​ ​ ‌​‌​​‍‌‌​ ​ ‌​‌​​‍‌‌​ ​‍​ ​‍​ ​​​ ​​‌‍‌‍​ ​​​ ​ ​ ‍​​ ​‍‌‍‌​​ ​‍​ ‌ ‌‍‌​‌‍​‌​‍‌‌​ ​‍​ ​‍​‍‌‌​ ‌‌‌​‌​​‍ ‍‌ ‌​‌‍‌‌‌ ‍​‌ ‌​​ ‌‍​‍‌‍​‌‌ ​ ‌‍‌‌‌‌‌‌‌ ​‍‌‍ ​​ ‌​‍‌‌​ ​‍‌​‌‍‌ ​ ‌ ‌​‌ ‌‌‌‍‌​‌‍‍‌‌‍ ​‍‌‍‌‍‍‌‌‍‌​​ ‌​ ‌‍‌‍‌​​ ‌ ‌‍​ ​ ​‍‌‍‌‍​ ‍‌​ ​‍​‍ ‌​ ‌‍​ ‌ ​ ​‌​ ‌‌​‍ ‌​ ‌​​ ​‌‌‍‌‌​ ​‍​‍ ‌​ ‍​​ ‌ ‌‍‌‌​ ‌‌​‍ ‌‌‍‌‍‌‍‌‌‌‍‌‍‌‍​‍​ ‍‌‌‍​‍​ ​​​ ‌ ‌‍‌‌‌‍​ ​ ‍​​ ‌‍​‍‌‍‌ ‌​‌ ‍‌‌ ​​‌‍‌‌​ ‌‌‍ ‍‌‍‌‌‌ ‌ ‌ ​ ​‍‌‍‌ ​​‌‍​‌‌ ‌​‌‍‍​​ ‌‌‍​ ‌‍ ‌‍ ‍‌ ‌​‌‍‌‌‌‍ ‍‌ ‌​​‍‌‌​ ‌‌‌​​‍‌‌ ‌‍‍ ‌‍‌‌‌ ‍‌​‍‌‌​ ​ ‌​‌​​‍‌‌​ ​ ‌​‌​​‍‌‌​ ​‍​ ​‍‌‍​ ‌‍​‌‌‍​ ‌‍​ ‌‍‌‌‌‍​ ​ ‍‌‌‍‌‍​ ‌‍​ ‌​​ ​‍​ ‌‌​‍‌‌​ ​‍​ ​‍​‍‌‌​ ‌‌‌​‌​​‍ ‍‌‍​ ‌‍‍​‌‍‍‌‌‍ ​‌‍‌​‌ ​‍‌‍‌‌‌‍ ‍​‍‌‌​ ‌‌‌​​‍‌‌ ‌‍‍ ‌‍‌‌‌ ‍‌​‍‌‌​ ​ ‌​‌​​‍‌‌​ ​ ‌​‌​​‍‌‌​ ​‍​ ​‍​ ​​​ ​​‌‍‌‍​ ​​​ ​ ​ ‍​​ ​‍‌‍‌​​ ​‍​ ‌ ‌‍‌​‌‍​‌​‍‌‌​ ​‍​ ​‍​‍‌‌​ ‌‌‌​‌​​‍ ‍‌ ‌​‌‍‌‌‌ ‍​‌ ‌​​‍‌‍‌ ​​‌‍‌‌‌ ​‍‌ ​ ‌ ​​‌‍‌‌‌‍​ ‌ ‌​‌‍‍‌‌ ‌‍‌‍‌‌​ ‌‌ ​​‌ ‌‌‌‍​‍‌‍ ​‌‍‍‌‌ ​ ‌‍‍​‌‍‌‌‌‍‌​​‍​‍‌ ‌
Mornings often begin with more than just attendance taking.
Teachers greet students by name, setting a welcoming tone that
helps children feel comfortable and ready to learn.​​​​‌ ‍ ​‍​‍‌‍ ‌ ​‍‌‍‍‌‌‍‌ ‌‍‍‌‌‍ ‍​‍​‍​ ‍‍​‍​‍‌ ​ ‌‍​‌‌‍ ‍‌‍‍‌‌ ‌​‌ ‍‌​‍ ‍‌‍‍‌‌‍ ​‍​‍​‍ ​​‍​‍‌‍‍​‌ ​‍‌‍‌‌‌‍‌‍​‍​‍​ ‍‍​‍​‍​‍ ‌ ​ ‌ ‌​‌ ‌‌‌‍‌​‌‍‍‌‌‍ ​‍ ‌‍‍‌‌‍ ‍‌ ‌​‌‍‌‌‌‍ ‍‌ ‌​​‍ ‌‍‌‌‌‍‌​‌‍‍‌‌ ‌​​‍ ‌‍ ‌‌‍ ‌‍‌​‌‍‌‌​ ‌‌ ​​‌ ​‍‌‍‌‌‌ ​ ‌‍‌‌‌‍ ‍‌ ‌​‌‍​‌‌ ‌​‌‍‍‌‌‍ ‌‍ ‍​ ‍ ‌‍‍‌‌‍‌​​ ‌​ ‌‍‌‍‌​​ ‌ ‌‍​ ​ ​‍‌‍‌‍​ ‍‌​ ​‍​‍ ‌​ ‌‍​ ‌ ​ ​‌​ ‌‌​‍ ‌​ ‌​​ ​‌‌‍‌‌​ ​‍​‍ ‌​ ‍​​ ‌ ‌‍‌‌​ ‌‌​‍ ‌‌‍‌‍‌‍‌‌‌‍‌‍‌‍​‍​ ‍‌‌‍​‍​ ​​​ ‌ ‌‍‌‌‌‍​ ​ ‍​​ ‌‍​ ‍ ‌ ‌​‌ ‍‌‌ ​​‌‍‌‌​ ‌‌‍ ‍‌‍‌‌‌ ‌ ‌ ​ ​ ‍ ‌ ​​‌‍​‌‌ ‌​‌‍‍​​ ‌‌‍​ ‌‍ ‌‍ ‍‌ ‌​‌‍‌‌‌‍ ‍‌ ‌​​‍‌‌​ ‌‌‌​​‍‌‌ ‌‍‍ ‌‍‌‌‌ ‍‌​‍‌‌​ ​ ‌​‌​​‍‌‌​ ​ ‌​‌​​‍‌‌​ ​‍​ ​‍‌‍​‌​ ‌ ​ ​​​ ​​‌‍‌​‌‍‌‌​ ‌​​ ​​​ ‌​‌‍‌​​ ‌‍​ ​‌​‍‌‌​ ​‍​ ​‍​‍‌‌​ ‌‌‌​‌​​‍ ‍‌‍​ ‌‍‍​‌‍‍‌‌‍ ​‌‍‌​‌ ​‍‌‍‌‌‌‍ ‍​‍‌‌​ ‌‌‌​​‍‌‌ ‌‍‍ ‌‍‌‌‌ ‍‌​‍‌‌​ ​ ‌​‌​​‍‌‌​ ​ ‌​‌​​‍‌‌​ ​‍​ ​‍​ ‍​‌‍​‌‌‍​ ​ ‌‌​ ‌​​ ​​​ ​​​ ‌​‌‍‌‍​ ​ ​ ‍​‌‍‌‌​‍‌‌​ ​‍​ ​‍​‍‌‌​ ‌‌‌​‌​​‍ ‍‌ ‌​‌‍‌‌‌ ‍​‌ ‌​​ ‌‍​‍‌‍​‌‌ ​ ‌‍‌‌‌‌‌‌‌ ​‍‌‍ ​​ ‌​‍‌‌​ ​‍‌​‌‍‌ ​ ‌ ‌​‌ ‌‌‌‍‌​‌‍‍‌‌‍ ​‍‌‍‌‍‍‌‌‍‌​​ ‌​ ‌‍‌‍‌​​ ‌ ‌‍​ ​ ​‍‌‍‌‍​ ‍‌​ ​‍​‍ ‌​ ‌‍​ ‌ ​ ​‌​ ‌‌​‍ ‌​ ‌​​ ​‌‌‍‌‌​ ​‍​‍ ‌​ ‍​​ ‌ ‌‍‌‌​ ‌‌​‍ ‌‌‍‌‍‌‍‌‌‌‍‌‍‌‍​‍​ ‍‌‌‍​‍​ ​​​ ‌ ‌‍‌‌‌‍​ ​ ‍​​ ‌‍​‍‌‍‌ ‌​‌ ‍‌‌ ​​‌‍‌‌​ ‌‌‍ ‍‌‍‌‌‌ ‌ ‌ ​ ​‍‌‍‌ ​​‌‍​‌‌ ‌​‌‍‍​​ ‌‌‍​ ‌‍ ‌‍ ‍‌ ‌​‌‍‌‌‌‍ ‍‌ ‌​​‍‌‌​ ‌‌‌​​‍‌‌ ‌‍‍ ‌‍‌‌‌ ‍‌​‍‌‌​ ​ ‌​‌​​‍‌‌​ ​ ‌​‌​​‍‌‌​ ​‍​ ​‍‌‍​‌​ ‌ ​ ​​​ ​​‌‍‌​‌‍‌‌​ ‌​​ ​​​ ‌​‌‍‌​​ ‌‍​ ​‌​‍‌‌​ ​‍​ ​‍​‍‌‌​ ‌‌‌​‌​​‍ ‍‌‍​ ‌‍‍​‌‍‍‌‌‍ ​‌‍‌​‌ ​‍‌‍‌‌‌‍ ‍​‍‌‌​ ‌‌‌​​‍‌‌ ‌‍‍ ‌‍‌‌‌ ‍‌​‍‌‌​ ​ ‌​‌​​‍‌‌​ ​ ‌​‌​​‍‌‌​ ​‍​ ​‍​ ‍​‌‍​‌‌‍​ ​ ‌‌​ ‌​​ ​​​ ​​​ ‌​‌‍‌‍​ ​ ​ ‍​‌‍‌‌​‍‌‌​ ​‍​ ​‍​‍‌‌​ ‌‌‌​‌​​‍ ‍‌ ‌​‌‍‌‌‌ ‍​‌ ‌​​‍‌‍‌ ​​‌‍‌‌‌ ​‍‌ ​ ‌ ​​‌‍‌‌‌‍​ ‌ ‌​‌‍‍‌‌ ‌‍‌‍‌‌​ ‌‌ ​​‌ ‌‌‌‍​‍‌‍ ​‌‍‍‌‌ ​ ‌‍‍​‌‍‌‌‌‍‌​​‍​‍‌ ‌
Instead of diving straight into lessons, many international schools
incorporate short morning routines such as:​​​​‌ ‍ ​‍​‍‌‍ ‌ ​‍‌‍‍‌‌‍‌ ‌‍‍‌‌‍ ‍​‍​‍​ ‍‍​‍​‍‌ ​ ‌‍​‌‌‍ ‍‌‍‍‌‌ ‌​‌ ‍‌​‍ ‍‌‍‍‌‌‍ ​‍​‍​‍ ​​‍​‍‌‍‍​‌ ​‍‌‍‌‌‌‍‌‍​‍​‍​ ‍‍​‍​‍​‍ ‌ ​ ‌ ‌​‌ ‌‌‌‍‌​‌‍‍‌‌‍ ​‍ ‌‍‍‌‌‍ ‍‌ ‌​‌‍‌‌‌‍ ‍‌ ‌​​‍ ‌‍‌‌‌‍‌​‌‍‍‌‌ ‌​​‍ ‌‍ ‌‌‍ ‌‍‌​‌‍‌‌​ ‌‌ ​​‌ ​‍‌‍‌‌‌ ​ ‌‍‌‌‌‍ ‍‌ ‌​‌‍​‌‌ ‌​‌‍‍‌‌‍ ‌‍ ‍​ ‍ ‌‍‍‌‌‍‌​​ ‌​ ‌‍‌‍‌​​ ‌ ‌‍​ ​ ​‍‌‍‌‍​ ‍‌​ ​‍​‍ ‌​ ‌‍​ ‌ ​ ​‌​ ‌‌​‍ ‌​ ‌​​ ​‌‌‍‌‌​ ​‍​‍ ‌​ ‍​​ ‌ ‌‍‌‌​ ‌‌​‍ ‌‌‍‌‍‌‍‌‌‌‍‌‍‌‍​‍​ ‍‌‌‍​‍​ ​​​ ‌ ‌‍‌‌‌‍​ ​ ‍​​ ‌‍​ ‍ ‌ ‌​‌ ‍‌‌ ​​‌‍‌‌​ ‌‌‍ ‍‌‍‌‌‌ ‌ ‌ ​ ​ ‍ ‌ ​​‌‍​‌‌ ‌​‌‍‍​​ ‌‌‍​ ‌‍ ‌‍ ‍‌ ‌​‌‍‌‌‌‍ ‍‌ ‌​​‍‌‌​ ‌‌‌​​‍‌‌ ‌‍‍ ‌‍‌‌‌ ‍‌​‍‌‌​ ​ ‌​‌​​‍‌‌​ ​ ‌​‌​​‍‌‌​ ​‍​ ​‍​ ‌​‌‍​ ‌‍​‍‌‍‌‍​ ‌‌‌‍​‍​ ‌​​ ‌‍​ ‌​‌‍​‍​ ‍​‌‍‌‌​‍‌‌​ ​‍​ ​‍​‍‌‌​ ‌‌‌​‌​​‍ ‍‌‍​ ‌‍‍​‌‍‍‌‌‍ ​‌‍‌​‌ ​‍‌‍‌‌‌‍ ‍​‍‌‌​ ‌‌‌​​‍‌‌ ‌‍‍ ‌‍‌‌‌ ‍‌​‍‌‌​ ​ ‌​‌​​‍‌‌​ ​ ‌​‌​​‍‌‌​ ​‍​ ​‍​ ‌ ​ ‌‍​ ‌‍‌‍​‍‌‍​‌‌‍‌‌​ ​​​ ‌​​ ​‍‌‍‌​​ ​​​ ‍​​‍‌‌​ ​‍​ ​‍​‍‌‌​ ‌‌‌​‌​​‍ ‍‌ ‌​‌‍‌‌‌ ‍​‌ ‌​​ ‌‍​‍‌‍​‌‌ ​ ‌‍‌‌‌‌‌‌‌ ​‍‌‍ ​​ ‌​‍‌‌​ ​‍‌​‌‍‌ ​ ‌ ‌​‌ ‌‌‌‍‌​‌‍‍‌‌‍ ​‍‌‍‌‍‍‌‌‍‌​​ ‌​ ‌‍‌‍‌​​ ‌ ‌‍​ ​ ​‍‌‍‌‍​ ‍‌​ ​‍​‍ ‌​ ‌‍​ ‌ ​ ​‌​ ‌‌​‍ ‌​ ‌​​ ​‌‌‍‌‌​ ​‍​‍ ‌​ ‍​​ ‌ ‌‍‌‌​ ‌‌​‍ ‌‌‍‌‍‌‍‌‌‌‍‌‍‌‍​‍​ ‍‌‌‍​‍​ ​​​ ‌ ‌‍‌‌‌‍​ ​ ‍​​ ‌‍​‍‌‍‌ ‌​‌ ‍‌‌ ​​‌‍‌‌​ ‌‌‍ ‍‌‍‌‌‌ ‌ ‌ ​ ​‍‌‍‌ ​​‌‍​‌‌ ‌​‌‍‍​​ ‌‌‍​ ‌‍ ‌‍ ‍‌ ‌​‌‍‌‌‌‍ ‍‌ ‌​​‍‌‌​ ‌‌‌​​‍‌‌ ‌‍‍ ‌‍‌‌‌ ‍‌​‍‌‌​ ​ ‌​‌​​‍‌‌​ ​ ‌​‌​​‍‌‌​ ​‍​ ​‍​ ‌​‌‍​ ‌‍​‍‌‍‌‍​ ‌‌‌‍​‍​ ‌​​ ‌‍​ ‌​‌‍​‍​ ‍​‌‍‌‌​‍‌‌​ ​‍​ ​‍​‍‌‌​ ‌‌‌​‌​​‍ ‍‌‍​ ‌‍‍​‌‍‍‌‌‍ ​‌‍‌​‌ ​‍‌‍‌‌‌‍ ‍​‍‌‌​ ‌‌‌​​‍‌‌ ‌‍‍ ‌‍‌‌‌ ‍‌​‍‌‌​ ​ ‌​‌​​‍‌‌​ ​ ‌​‌​​‍‌‌​ ​‍​ ​‍​ ‌ ​ ‌‍​ ‌‍‌‍​‍‌‍​‌‌‍‌‌​ ​​​ ‌​​ ​‍‌‍‌​​ ​​​ ‍​​‍‌‌​ ​‍​ ​‍​‍‌‌​ ‌‌‌​‌​​‍ ‍‌ ‌​‌‍‌‌‌ ‍​‌ ‌​​‍‌‍‌ ​​‌‍‌‌‌ ​‍‌ ​ ‌ ​​‌‍‌‌‌‍​ ‌ ‌​‌‍‍‌‌ ‌‍‌‍‌‌​ ‌‌ ​​‌ ‌‌‌‍​‍‌‍ ​‌‍‍‌‌ ​ ‌‍‍​‌‍‌‌‌‍‌​​‍​‍‌ ‌
Circle time or class discussions​​​​‌ ‍ ​‍​‍‌‍ ‌ ​‍‌‍‍‌‌‍‌ ‌‍‍‌‌‍ ‍​‍​‍​ ‍‍​‍​‍‌ ​ ‌‍​‌‌‍ ‍‌‍‍‌‌ ‌​‌ ‍‌​‍ ‍‌‍‍‌‌‍ ​‍​‍​‍ ​​‍​‍‌‍‍​‌ ​‍‌‍‌‌‌‍‌‍​‍​‍​ ‍‍​‍​‍​‍ ‌ ​ ‌ ‌​‌ ‌‌‌‍‌​‌‍‍‌‌‍ ​‍ ‌‍‍‌‌‍ ‍‌ ‌​‌‍‌‌‌‍ ‍‌ ‌​​‍ ‌‍‌‌‌‍‌​‌‍‍‌‌ ‌​​‍ ‌‍ ‌‌‍ ‌‍‌​‌‍‌‌​ ‌‌ ​​‌ ​‍‌‍‌‌‌ ​ ‌‍‌‌‌‍ ‍‌ ‌​‌‍​‌‌ ‌​‌‍‍‌‌‍ ‌‍ ‍​ ‍ ‌‍‍‌‌‍‌​​ ‌​ ‌‍‌‍‌​​ ‌ ‌‍​ ​ ​‍‌‍‌‍​ ‍‌​ ​‍​‍ ‌​ ‌‍​ ‌ ​ ​‌​ ‌‌​‍ ‌​ ‌​​ ​‌‌‍‌‌​ ​‍​‍ ‌​ ‍​​ ‌ ‌‍‌‌​ ‌‌​‍ ‌‌‍‌‍‌‍‌‌‌‍‌‍‌‍​‍​ ‍‌‌‍​‍​ ​​​ ‌ ‌‍‌‌‌‍​ ​ ‍​​ ‌‍​ ‍ ‌ ‌​‌ ‍‌‌ ​​‌‍‌‌​ ‌‌‍ ‍‌‍‌‌‌ ‌ ‌ ​ ​ ‍ ‌ ​​‌‍​‌‌ ‌​‌‍‍​​ ‌‌‍​ ‌‍ ‌‍ ‍‌ ‌​‌‍‌‌‌‍ ‍‌ ‌​​‍‌‌​ ‌‌‌​​‍‌‌ ‌‍‍ ‌‍‌‌‌ ‍‌​‍‌‌​ ​ ‌​‌​​‍‌‌​ ​ ‌​‌​​‍‌‌​ ​‍​ ​‍​ ‌​‌‍​‌​ ‍​​ ‍​‌‍​‍​ ‌ ‌‍‌‌​ ‌​​ ​ ‌‍‌​‌‍‌‌​ ​ ​‍‌‌​ ​‍​ ​‍​‍‌‌​ ‌‌‌​‌​​‍ ‍‌‍​ ‌‍‍​‌‍‍‌‌‍ ​‌‍‌​‌ ​‍‌‍‌‌‌‍ ‍​‍‌‌​ ‌‌‌​​‍‌‌ ‌‍‍ ‌‍‌‌‌ ‍‌​‍‌‌​ ​ ‌​‌​​‍‌‌​ ​ ‌​‌​​‍‌‌​ ​‍​ ​‍‌‍​ ​ ​‌‌‍‌‌​ ‌‌​ ‍​‌‍‌​​ ​‌​ ‌​​ ​‌​ ​‌‌‍​‌​ ‌ ​‍‌‌​ ​‍​ ​‍​‍‌‌​ ‌‌‌​‌​​‍ ‍‌ ‌​‌‍‌‌‌ ‍​‌ ‌​​ ‌‍​‍‌‍​‌‌ ​ ‌‍‌‌‌‌‌‌‌ ​‍‌‍ ​​ ‌​‍‌‌​ ​‍‌​‌‍‌ ​ ‌ ‌​‌ ‌‌‌‍‌​‌‍‍‌‌‍ ​‍‌‍‌‍‍‌‌‍‌​​ ‌​ ‌‍‌‍‌​​ ‌ ‌‍​ ​ ​‍‌‍‌‍​ ‍‌​ ​‍​‍ ‌​ ‌‍​ ‌ ​ ​‌​ ‌‌​‍ ‌​ ‌​​ ​‌‌‍‌‌​ ​‍​‍ ‌​ ‍​​ ‌ ‌‍‌‌​ ‌‌​‍ ‌‌‍‌‍‌‍‌‌‌‍‌‍‌‍​‍​ ‍‌‌‍​‍​ ​​​ ‌ ‌‍‌‌‌‍​ ​ ‍​​ ‌‍​‍‌‍‌ ‌​‌ ‍‌‌ ​​‌‍‌‌​ ‌‌‍ ‍‌‍‌‌‌ ‌ ‌ ​ ​‍‌‍‌ ​​‌‍​‌‌ ‌​‌‍‍​​ ‌‌‍​ ‌‍ ‌‍ ‍‌ ‌​‌‍‌‌‌‍ ‍‌ ‌​​‍‌‌​ ‌‌‌​​‍‌‌ ‌‍‍ ‌‍‌‌‌ ‍‌​‍‌‌​ ​ ‌​‌​​‍‌‌​ ​ ‌​‌​​‍‌‌​ ​‍​ ​‍​ ‌​‌‍​‌​ ‍​​ ‍​‌‍​‍​ ‌ ‌‍‌‌​ ‌​​ ​ ‌‍‌​‌‍‌‌​ ​ ​‍‌‌​ ​‍​ ​‍​‍‌‌​ ‌‌‌​‌​​‍ ‍‌‍​ ‌‍‍​‌‍‍‌‌‍ ​‌‍‌​‌ ​‍‌‍‌‌‌‍ ‍​‍‌‌​ ‌‌‌​​‍‌‌ ‌‍‍ ‌‍‌‌‌ ‍‌​‍‌‌​ ​ ‌​‌​​‍‌‌​ ​ ‌​‌​​‍‌‌​ ​‍​ ​‍‌‍​ ​ ​‌‌‍‌‌​ ‌‌​ ‍​‌‍‌​​ ​‌​ ‌​​ ​‌​ ​‌‌‍​‌​ ‌ ​‍‌‌​ ​‍​ ​‍​‍‌‌​ ‌‌‌​‌​​‍ ‍‌ ‌​‌‍‌‌‌ ‍​‌ ‌​​‍‌‍‌ ​​‌‍‌‌‌ ​‍‌ ​ ‌ ​​‌‍‌‌‌‍​ ‌ ‌​‌‍‍‌‌ ‌‍‌‍‌‌​ ‌‌ ​​‌ ‌‌‌‍​‍‌‍ ​‌‍‍‌‌ ​ ‌‍‍​‌‍‌‌‌‍‌​​‍​‍‌ ‌
Sharing sessions about current events or personal experiences​​​​‌ ‍ ​‍​‍‌‍ ‌ ​‍‌‍‍‌‌‍‌ ‌‍‍‌‌‍ ‍​‍​‍​ ‍‍​‍​‍‌ ​ ‌‍​‌‌‍ ‍‌‍‍‌‌ ‌​‌ ‍‌​‍ ‍‌‍‍‌‌‍ ​‍​‍​‍ ​​‍​‍‌‍‍​‌ ​‍‌‍‌‌‌‍‌‍​‍​‍​ ‍‍​‍​‍​‍ ‌ ​ ‌ ‌​‌ ‌‌‌‍‌​‌‍‍‌‌‍ ​‍ ‌‍‍‌‌‍ ‍‌ ‌​‌‍‌‌‌‍ ‍‌ ‌​​‍ ‌‍‌‌‌‍‌​‌‍‍‌‌ ‌​​‍ ‌‍ ‌‌‍ ‌‍‌​‌‍‌‌​ ‌‌ ​​‌ ​‍‌‍‌‌‌ ​ ‌‍‌‌‌‍ ‍‌ ‌​‌‍​‌‌ ‌​‌‍‍‌‌‍ ‌‍ ‍​ ‍ ‌‍‍‌‌‍‌​​ ‌​ ‌‍‌‍‌​​ ‌ ‌‍​ ​ ​‍‌‍‌‍​ ‍‌​ ​‍​‍ ‌​ ‌‍​ ‌ ​ ​‌​ ‌‌​‍ ‌​ ‌​​ ​‌‌‍‌‌​ ​‍​‍ ‌​ ‍​​ ‌ ‌‍‌‌​ ‌‌​‍ ‌‌‍‌‍‌‍‌‌‌‍‌‍‌‍​‍​ ‍‌‌‍​‍​ ​​​ ‌ ‌‍‌‌‌‍​ ​ ‍​​ ‌‍​ ‍ ‌ ‌​‌ ‍‌‌ ​​‌‍‌‌​ ‌‌‍ ‍‌‍‌‌‌ ‌ ‌ ​ ​ ‍ ‌ ​​‌‍​‌‌ ‌​‌‍‍​​ ‌‌‍​ ‌‍ ‌‍ ‍‌ ‌​‌‍‌‌‌‍ ‍‌ ‌​​‍‌‌​ ‌‌‌​​‍‌‌ ‌‍‍ ‌‍‌‌‌ ‍‌​‍‌‌​ ​ ‌​‌​​‍‌‌​ ​ ‌​‌​​‍‌‌​ ​‍​ ​‍​ ​ ‌‍​‍​ ‌​​ ​ ​ ​​‌‍​ ​ ​‍‌‍​‌‌‍‌​‌‍‌​​ ‌‍​ ​​​‍‌‌​ ​‍​ ​‍​‍‌‌​ ‌‌‌​‌​​‍ ‍‌‍​ ‌‍‍​‌‍‍‌‌‍ ​‌‍‌​‌ ​‍‌‍‌‌‌‍ ‍​‍‌‌​ ‌‌‌​​‍‌‌ ‌‍‍ ‌‍‌‌‌ ‍‌​‍‌‌​ ​ ‌​‌​​‍‌‌​ ​ ‌​‌​​‍‌‌​ ​‍​ ​‍‌‍‌‍​ ​ ​ ‍​‌‍​‍‌‍‌‌‌‍‌‌​ ‌​​ ​​‌‍‌‍​ ‌​​ ​‍‌‍‌‍​‍‌‌​ ​‍​ ​‍​‍‌‌​ ‌‌‌​‌​​‍ ‍‌ ‌​‌‍‌‌‌ ‍​‌ ‌​​ ‌‍​‍‌‍​‌‌ ​ ‌‍‌‌‌‌‌‌‌ ​‍‌‍ ​​ ‌​‍‌‌​ ​‍‌​‌‍‌ ​ ‌ ‌​‌ ‌‌‌‍‌​‌‍‍‌‌‍ ​‍‌‍‌‍‍‌‌‍‌​​ ‌​ ‌‍‌‍‌​​ ‌ ‌‍​ ​ ​‍‌‍‌‍​ ‍‌​ ​‍​‍ ‌​ ‌‍​ ‌ ​ ​‌​ ‌‌​‍ ‌​ ‌​​ ​‌‌‍‌‌​ ​‍​‍ ‌​ ‍​​ ‌ ‌‍‌‌​ ‌‌​‍ ‌‌‍‌‍‌‍‌‌‌‍‌‍‌‍​‍​ ‍‌‌‍​‍​ ​​​ ‌ ‌‍‌‌‌‍​ ​ ‍​​ ‌‍​‍‌‍‌ ‌​‌ ‍‌‌ ​​‌‍‌‌​ ‌‌‍ ‍‌‍‌‌‌ ‌ ‌ ​ ​‍‌‍‌ ​​‌‍​‌‌ ‌​‌‍‍​​ ‌‌‍​ ‌‍ ‌‍ ‍‌ ‌​‌‍‌‌‌‍ ‍‌ ‌​​‍‌‌​ ‌‌‌​​‍‌‌ ‌‍‍ ‌‍‌‌‌ ‍‌​‍‌‌​ ​ ‌​‌​​‍‌‌​ ​ ‌​‌​​‍‌‌​ ​‍​ ​‍​ ​ ‌‍​‍​ ‌​​ ​ ​ ​​‌‍​ ​ ​‍‌‍​‌‌‍‌​‌‍‌​​ ‌‍​ ​​​‍‌‌​ ​‍​ ​‍​‍‌‌​ ‌‌‌​‌​​‍ ‍‌‍​ ‌‍‍​‌‍‍‌‌‍ ​‌‍‌​‌ ​‍‌‍‌‌‌‍ ‍​‍‌‌​ ‌‌‌​​‍‌‌ ‌‍‍ ‌‍‌‌‌ ‍‌​‍‌‌​ ​ ‌​‌​​‍‌‌​ ​ ‌​‌​​‍‌‌​ ​‍​ ​‍‌‍‌‍​ ​ ​ ‍​‌‍​‍‌‍‌‌‌‍‌‌​ ‌​​ ​​‌‍‌‍​ ‌​​ ​‍‌‍‌‍​‍‌‌​ ​‍​ ​‍​‍‌‌​ ‌‌‌​‌​​‍ ‍‌ ‌​‌‍‌‌‌ ‍​‌ ‌​​‍‌‍‌ ​​‌‍‌‌‌ ​‍‌ ​ ‌ ​​‌‍‌‌‌‍​ ‌ ‌​‌‍‍‌‌ ‌‍‌‍‌‌​ ‌‌ ​​‌ ‌‌‌‍​‍‌‍ ​‌‍‍‌‌ ​ ‌‍‍​‌‍‌‌‌‍‌​​‍​‍‌ ‌
Setting goals for the day​​​​‌ ‍ ​‍​‍‌‍ ‌ ​‍‌‍‍‌‌‍‌ ‌‍‍‌‌‍ ‍​‍​‍​ ‍‍​‍​‍‌ ​ ‌‍​‌‌‍ ‍‌‍‍‌‌ ‌​‌ ‍‌​‍ ‍‌‍‍‌‌‍ ​‍​‍​‍ ​​‍​‍‌‍‍​‌ ​‍‌‍‌‌‌‍‌‍​‍​‍​ ‍‍​‍​‍​‍ ‌ ​ ‌ ‌​‌ ‌‌‌‍‌​‌‍‍‌‌‍ ​‍ ‌‍‍‌‌‍ ‍‌ ‌​‌‍‌‌‌‍ ‍‌ ‌​​‍ ‌‍‌‌‌‍‌​‌‍‍‌‌ ‌​​‍ ‌‍ ‌‌‍ ‌‍‌​‌‍‌‌​ ‌‌ ​​‌ ​‍‌‍‌‌‌ ​ ‌‍‌‌‌‍ ‍‌ ‌​‌‍​‌‌ ‌​‌‍‍‌‌‍ ‌‍ ‍​ ‍ ‌‍‍‌‌‍‌​​ ‌​ ‌‍‌‍‌​​ ‌ ‌‍​ ​ ​‍‌‍‌‍​ ‍‌​ ​‍​‍ ‌​ ‌‍​ ‌ ​ ​‌​ ‌‌​‍ ‌​ ‌​​ ​‌‌‍‌‌​ ​‍​‍ ‌​ ‍​​ ‌ ‌‍‌‌​ ‌‌​‍ ‌‌‍‌‍‌‍‌‌‌‍‌‍‌‍​‍​ ‍‌‌‍​‍​ ​​​ ‌ ‌‍‌‌‌‍​ ​ ‍​​ ‌‍​ ‍ ‌ ‌​‌ ‍‌‌ ​​‌‍‌‌​ ‌‌‍ ‍‌‍‌‌‌ ‌ ‌ ​ ​ ‍ ‌ ​​‌‍​‌‌ ‌​‌‍‍​​ ‌‌‍​ ‌‍ ‌‍ ‍‌ ‌​‌‍‌‌‌‍ ‍‌ ‌​​‍‌‌​ ‌‌‌​​‍‌‌ ‌‍‍ ‌‍‌‌‌ ‍‌​‍‌‌​ ​ ‌​‌​​‍‌‌​ ​ ‌​‌​​‍‌‌​ ​‍​ ​‍‌‍​‌​ ‍‌​ ‍​‌‍​‌​ ‌‌‌‍‌‍​ ‌ ​ ‍​​ ‍​‌‍‌‍‌‍‌​​ ‍‌​‍‌‌​ ​‍​ ​‍​‍‌‌​ ‌‌‌​‌​​‍ ‍‌‍​ ‌‍‍​‌‍‍‌‌‍ ​‌‍‌​‌ ​‍‌‍‌‌‌‍ ‍​‍‌‌​ ‌‌‌​​‍‌‌ ‌‍‍ ‌‍‌‌‌ ‍‌​‍‌‌​ ​ ‌​‌​​‍‌‌​ ​ ‌​‌​​‍‌‌​ ​‍​ ​‍‌‍‌​‌‍​‌​ ​‌‌‍‌‌​ ‍​​ ‍​‌‍​‍​ ‌‌​ ‌ ​ ‍​​ ‍​​ ​​​‍‌‌​ ​‍​ ​‍​‍‌‌​ ‌‌‌​‌​​‍ ‍‌ ‌​‌‍‌‌‌ ‍​‌ ‌​​ ‌‍​‍‌‍​‌‌ ​ ‌‍‌‌‌‌‌‌‌ ​‍‌‍ ​​ ‌​‍‌‌​ ​‍‌​‌‍‌ ​ ‌ ‌​‌ ‌‌‌‍‌​‌‍‍‌‌‍ ​‍‌‍‌‍‍‌‌‍‌​​ ‌​ ‌‍‌‍‌​​ ‌ ‌‍​ ​ ​‍‌‍‌‍​ ‍‌​ ​‍​‍ ‌​ ‌‍​ ‌ ​ ​‌​ ‌‌​‍ ‌​ ‌​​ ​‌‌‍‌‌​ ​‍​‍ ‌​ ‍​​ ‌ ‌‍‌‌​ ‌‌​‍ ‌‌‍‌‍‌‍‌‌‌‍‌‍‌‍​‍​ ‍‌‌‍​‍​ ​​​ ‌ ‌‍‌‌‌‍​ ​ ‍​​ ‌‍​‍‌‍‌ ‌​‌ ‍‌‌ ​​‌‍‌‌​ ‌‌‍ ‍‌‍‌‌‌ ‌ ‌ ​ ​‍‌‍‌ ​​‌‍​‌‌ ‌​‌‍‍​​ ‌‌‍​ ‌‍ ‌‍ ‍‌ ‌​‌‍‌‌‌‍ ‍‌ ‌​​‍‌‌​ ‌‌‌​​‍‌‌ ‌‍‍ ‌‍‌‌‌ ‍‌​‍‌‌​ ​ ‌​‌​​‍‌‌​ ​ ‌​‌​​‍‌‌​ ​‍​ ​‍‌‍​‌​ ‍‌​ ‍​‌‍​‌​ ‌‌‌‍‌‍​ ‌ ​ ‍​​ ‍​‌‍‌‍‌‍‌​​ ‍‌​‍‌‌​ ​‍​ ​‍​‍‌‌​ ‌‌‌​‌​​‍ ‍‌‍​ ‌‍‍​‌‍‍‌‌‍ ​‌‍‌​‌ ​‍‌‍‌‌‌‍ ‍​‍‌‌​ ‌‌‌​​‍‌‌ ‌‍‍ ‌‍‌‌‌ ‍‌​‍‌‌​ ​ ‌​‌​​‍‌‌​ ​ ‌​‌​​‍‌‌​ ​‍​ ​‍‌‍‌​‌‍​‌​ ​‌‌‍‌‌​ ‍​​ ‍​‌‍​‍​ ‌‌​ ‌ ​ ‍​​ ‍​​ ​​​‍‌‌​ ​‍​ ​‍​‍‌‌​ ‌‌‌​‌​​‍ ‍‌ ‌​‌‍‌‌‌ ‍​‌ ‌​​‍‌‍‌ ​​‌‍‌‌‌ ​‍‌ ​ ‌ ​​‌‍‌‌‌‍​ ‌ ‌​‌‍‍‌‌ ‌‍‌‍‌‌​ ‌‌ ​​‌ ‌‌‌‍​‍‌‍ ​‌‍‍‌‌ ​ ‌‍‍​‌‍‌‌‌‍‌​​‍​‍‌ ‌
This helps children develop confidence in speaking, listening, and
expressing themselves from an early age.​​​​‌ ‍ ​‍​‍‌‍ ‌ ​‍‌‍‍‌‌‍‌ ‌‍‍‌‌‍ ‍​‍​‍​ ‍‍​‍​‍‌ ​ ‌‍​‌‌‍ ‍‌‍‍‌‌ ‌​‌ ‍‌​‍ ‍‌‍‍‌‌‍ ​‍​‍​‍ ​​‍​‍‌‍‍​‌ ​‍‌‍‌‌‌‍‌‍​‍​‍​ ‍‍​‍​‍​‍ ‌ ​ ‌ ‌​‌ ‌‌‌‍‌​‌‍‍‌‌‍ ​‍ ‌‍‍‌‌‍ ‍‌ ‌​‌‍‌‌‌‍ ‍‌ ‌​​‍ ‌‍‌‌‌‍‌​‌‍‍‌‌ ‌​​‍ ‌‍ ‌‌‍ ‌‍‌​‌‍‌‌​ ‌‌ ​​‌ ​‍‌‍‌‌‌ ​ ‌‍‌‌‌‍ ‍‌ ‌​‌‍​‌‌ ‌​‌‍‍‌‌‍ ‌‍ ‍​ ‍ ‌‍‍‌‌‍‌​​ ‌​ ‌‍‌‍‌​​ ‌ ‌‍​ ​ ​‍‌‍‌‍​ ‍‌​ ​‍​‍ ‌​ ‌‍​ ‌ ​ ​‌​ ‌‌​‍ ‌​ ‌​​ ​‌‌‍‌‌​ ​‍​‍ ‌​ ‍​​ ‌ ‌‍‌‌​ ‌‌​‍ ‌‌‍‌‍‌‍‌‌‌‍‌‍‌‍​‍​ ‍‌‌‍​‍​ ​​​ ‌ ‌‍‌‌‌‍​ ​ ‍​​ ‌‍​ ‍ ‌ ‌​‌ ‍‌‌ ​​‌‍‌‌​ ‌‌‍ ‍‌‍‌‌‌ ‌ ‌ ​ ​ ‍ ‌ ​​‌‍​‌‌ ‌​‌‍‍​​ ‌‌‍​ ‌‍ ‌‍ ‍‌ ‌​‌‍‌‌‌‍ ‍‌ ‌​​‍‌‌​ ‌‌‌​​‍‌‌ ‌‍‍ ‌‍‌‌‌ ‍‌​‍‌‌​ ​ ‌​‌​​‍‌‌​ ​ ‌​‌​​‍‌‌​ ​‍​ ​‍‌‍​ ​ ​‌​ ‌ ​ ‌ ​ ‌ ​ ‌​‌‍​‍‌‍​ ‌‍​ ​ ​‌‌‍​‍‌‍​‍​‍‌‌​ ​‍​ ​‍​‍‌‌​ ‌‌‌​‌​​‍ ‍‌‍​ ‌‍‍​‌‍‍‌‌‍ ​‌‍‌​‌ ​‍‌‍‌‌‌‍ ‍​‍‌‌​ ‌‌‌​​‍‌‌ ‌‍‍ ‌‍‌‌‌ ‍‌​‍‌‌​ ​ ‌​‌​​‍‌‌​ ​ ‌​‌​​‍‌‌​ ​‍​ ​‍‌‍​ ​ ‌​​ ‌ ​ ‌ ​ ​​‌‍‌‍​ ​ ‌‍‌‍​ ​ ​ ‌‌​ ​‍​ ‌‍​‍‌‌​ ​‍​ ​‍​‍‌‌​ ‌‌‌​‌​​‍ ‍‌ ‌​‌‍‌‌‌ ‍​‌ ‌​​ ‌‍​‍‌‍​‌‌ ​ ‌‍‌‌‌‌‌‌‌ ​‍‌‍ ​​ ‌​‍‌‌​ ​‍‌​‌‍‌ ​ ‌ ‌​‌ ‌‌‌‍‌​‌‍‍‌‌‍ ​‍‌‍‌‍‍‌‌‍‌​​ ‌​ ‌‍‌‍‌​​ ‌ ‌‍​ ​ ​‍‌‍‌‍​ ‍‌​ ​‍​‍ ‌​ ‌‍​ ‌ ​ ​‌​ ‌‌​‍ ‌​ ‌​​ ​‌‌‍‌‌​ ​‍​‍ ‌​ ‍​​ ‌ ‌‍‌‌​ ‌‌​‍ ‌‌‍‌‍‌‍‌‌‌‍‌‍‌‍​‍​ ‍‌‌‍​‍​ ​​​ ‌ ‌‍‌‌‌‍​ ​ ‍​​ ‌‍​‍‌‍‌ ‌​‌ ‍‌‌ ​​‌‍‌‌​ ‌‌‍ ‍‌‍‌‌‌ ‌ ‌ ​ ​‍‌‍‌ ​​‌‍​‌‌ ‌​‌‍‍​​ ‌‌‍​ ‌‍ ‌‍ ‍‌ ‌​‌‍‌‌‌‍ ‍‌ ‌​​‍‌‌​ ‌‌‌​​‍‌‌ ‌‍‍ ‌‍‌‌‌ ‍‌​‍‌‌​ ​ ‌​‌​​‍‌‌​ ​ ‌​‌​​‍‌‌​ ​‍​ ​‍‌‍​ ​ ​‌​ ‌ ​ ‌ ​ ‌ ​ ‌​‌‍​‍‌‍​ ‌‍​ ​ ​‌‌‍​‍‌‍​‍​‍‌‌​ ​‍​ ​‍​‍‌‌​ ‌‌‌​‌​​‍ ‍‌‍​ ‌‍‍​‌‍‍‌‌‍ ​‌‍‌​‌ ​‍‌‍‌‌‌‍ ‍​‍‌‌​ ‌‌‌​​‍‌‌ ‌‍‍ ‌‍‌‌‌ ‍‌​‍‌‌​ ​ ‌​‌​​‍‌‌​ ​ ‌​‌​​‍‌‌​ ​‍​ ​‍‌‍​ ​ ‌​​ ‌ ​ ‌ ​ ​​‌‍‌‍​ ​ ‌‍‌‍​ ​ ​ ‌‌​ ​‍​ ‌‍​‍‌‌​ ​‍​ ​‍​‍‌‌​ ‌‌‌​‌​​‍ ‍‌ ‌​‌‍‌‌‌ ‍​‌ ‌​​‍‌‍‌ ​​‌‍‌‌‌ ​‍‌ ​ ‌ ​​‌‍‌‌‌‍​ ‌ ‌​‌‍‍‌‌ ‌‍‌‍‌‌​ ‌‌ ​​‌ ‌‌‌‍​‍‌‍ ​‌‍‍‌‌ ​ ‌‍‍​‌‍‌‌‌‍‌​​‍​‍‌ ‌
Inquiry-Based Learning in Action​​​​‌ ‍ ​‍​‍‌‍ ‌ ​‍‌‍‍‌‌‍‌ ‌‍‍‌‌‍ ‍​‍​‍​ ‍‍​‍​‍‌ ​ ‌‍​‌‌‍ ‍‌‍‍‌‌ ‌​‌ ‍‌​‍ ‍‌‍‍‌‌‍ ​‍​‍​‍ ​​‍​‍‌‍‍​‌ ​‍‌‍‌‌‌‍‌‍​‍​‍​ ‍‍​‍​‍​‍ ‌ ​ ‌ ‌​‌ ‌‌‌‍‌​‌‍‍‌‌‍ ​‍ ‌‍‍‌‌‍ ‍‌ ‌​‌‍‌‌‌‍ ‍‌ ‌​​‍ ‌‍‌‌‌‍‌​‌‍‍‌‌ ‌​​‍ ‌‍ ‌‌‍ ‌‍‌​‌‍‌‌​ ‌‌ ​​‌ ​‍‌‍‌‌‌ ​ ‌‍‌‌‌‍ ‍‌ ‌​‌‍​‌‌ ‌​‌‍‍‌‌‍ ‌‍ ‍​ ‍ ‌‍‍‌‌‍‌​​ ‌​ ‌‍‌‍‌​​ ‌ ‌‍​ ​ ​‍‌‍‌‍​ ‍‌​ ​‍​‍ ‌​ ‌‍​ ‌ ​ ​‌​ ‌‌​‍ ‌​ ‌​​ ​‌‌‍‌‌​ ​‍​‍ ‌​ ‍​​ ‌ ‌‍‌‌​ ‌‌​‍ ‌‌‍‌‍‌‍‌‌‌‍‌‍‌‍​‍​ ‍‌‌‍​‍​ ​​​ ‌ ‌‍‌‌‌‍​ ​ ‍​​ ‌‍​ ‍ ‌ ‌​‌ ‍‌‌ ​​‌‍‌‌​ ‌‌‍ ‍‌‍‌‌‌ ‌ ‌ ​ ​ ‍ ‌ ​​‌‍​‌‌ ‌​‌‍‍​​ ‌‌‍​ ‌‍ ‌‍ ‍‌ ‌​‌‍‌‌‌‍ ‍‌ ‌​​‍‌‌​ ‌‌‌​​‍‌‌ ‌‍‍ ‌‍‌‌‌ ‍‌​‍‌‌​ ​ ‌​‌​​‍‌‌​ ​ ‌​‌​​‍‌‌​ ​‍​ ​‍‌‍​‍‌‍‌‌​ ​​​ ‍‌​ ​‌​ ‍​‌‍​‍‌‍​‍​ ​‌‌‍​ ​ ‌​‌‍​ ​‍‌‌​ ​‍​ ​‍​‍‌‌​ ‌‌‌​‌​​‍ ‍‌‍​ ‌‍‍​‌‍‍‌‌‍ ​‌‍‌​‌ ​‍‌‍‌‌‌‍ ‍​‍‌‌​ ‌‌‌​​‍‌‌ ‌‍‍ ‌‍‌‌‌ ‍‌​‍‌‌​ ​ ‌​‌​​‍‌‌​ ​ ‌​‌​​‍‌‌​ ​‍​ ​‍‌‍​ ​ ‌ ​ ‌​​ ‌‍​ ​‍​ ​‌​ ‌​‌‍​‌​ ‌‍​ ‍​‌‍‌‍​ ‌ ​‍‌‌​ ​‍​ ​‍​‍‌‌​ ‌‌‌​‌​​‍ ‍‌ ‌​‌‍‌‌‌ ‍​‌ ‌​​ ‌‍​‍‌‍​‌‌ ​ ‌‍‌‌‌‌‌‌‌ ​‍‌‍ ​​ ‌​‍‌‌​ ​‍‌​‌‍‌ ​ ‌ ‌​‌ ‌‌‌‍‌​‌‍‍‌‌‍ ​‍‌‍‌‍‍‌‌‍‌​​ ‌​ ‌‍‌‍‌​​ ‌ ‌‍​ ​ ​‍‌‍‌‍​ ‍‌​ ​‍​‍ ‌​ ‌‍​ ‌ ​ ​‌​ ‌‌​‍ ‌​ ‌​​ ​‌‌‍‌‌​ ​‍​‍ ‌​ ‍​​ ‌ ‌‍‌‌​ ‌‌​‍ ‌‌‍‌‍‌‍‌‌‌‍‌‍‌‍​‍​ ‍‌‌‍​‍​ ​​​ ‌ ‌‍‌‌‌‍​ ​ ‍​​ ‌‍​‍‌‍‌ ‌​‌ ‍‌‌ ​​‌‍‌‌​ ‌‌‍ ‍‌‍‌‌‌ ‌ ‌ ​ ​‍‌‍‌ ​​‌‍​‌‌ ‌​‌‍‍​​ ‌‌‍​ ‌‍ ‌‍ ‍‌ ‌​‌‍‌‌‌‍ ‍‌ ‌​​‍‌‌​ ‌‌‌​​‍‌‌ ‌‍‍ ‌‍‌‌‌ ‍‌​‍‌‌​ ​ ‌​‌​​‍‌‌​ ​ ‌​‌​​‍‌‌​ ​‍​ ​‍‌‍​‍‌‍‌‌​ ​​​ ‍‌​ ​‌​ ‍​‌‍​‍‌‍​‍​ ​‌‌‍​ ​ ‌​‌‍​ ​‍‌‌​ ​‍​ ​‍​‍‌‌​ ‌‌‌​‌​​‍ ‍‌‍​ ‌‍‍​‌‍‍‌‌‍ ​‌‍‌​‌ ​‍‌‍‌‌‌‍ ‍​‍‌‌​ ‌‌‌​​‍‌‌ ‌‍‍ ‌‍‌‌‌ ‍‌​‍‌‌​ ​ ‌​‌​​‍‌‌​ ​ ‌​‌​​‍‌‌​ ​‍​ ​‍‌‍​ ​ ‌ ​ ‌​​ ‌‍​ ​‍​ ​‌​ ‌​‌‍​‌​ ‌‍​ ‍​‌‍‌‍​ ‌ ​‍‌‌​ ​‍​ ​‍​‍‌‌​ ‌‌‌​‌​​‍ ‍‌ ‌​‌‍‌‌‌ ‍​‌ ‌​​‍‌‍‌ ​​‌‍‌‌‌ ​‍‌ ​ ‌ ​​‌‍‌‌‌‍​ ‌ ‌​‌‍‍‌‌ ‌‍‌‍‌‌​ ‌‌ ​​‌ ‌‌‌‍​‍‌‍ ​‌‍‍‌‌ ​ ‌‍‍​‌‍‌‌‌‍‌​​‍​‍‌ ‌
One of the defining features of international schools is their
emphasis on inquiry-based learning. Rather than memorising facts,
students are encouraged to ask questions, explore ideas, and make
connections.​​​​‌ ‍ ​‍​‍‌‍ ‌ ​‍‌‍‍‌‌‍‌ ‌‍‍‌‌‍ ‍​‍​‍​ ‍‍​‍​‍‌ ​ ‌‍​‌‌‍ ‍‌‍‍‌‌ ‌​‌ ‍‌​‍ ‍‌‍‍‌‌‍ ​‍​‍​‍ ​​‍​‍‌‍‍​‌ ​‍‌‍‌‌‌‍‌‍​‍​‍​ ‍‍​‍​‍​‍ ‌ ​ ‌ ‌​‌ ‌‌‌‍‌​‌‍‍‌‌‍ ​‍ ‌‍‍‌‌‍ ‍‌ ‌​‌‍‌‌‌‍ ‍‌ ‌​​‍ ‌‍‌‌‌‍‌​‌‍‍‌‌ ‌​​‍ ‌‍ ‌‌‍ ‌‍‌​‌‍‌‌​ ‌‌ ​​‌ ​‍‌‍‌‌‌ ​ ‌‍‌‌‌‍ ‍‌ ‌​‌‍​‌‌ ‌​‌‍‍‌‌‍ ‌‍ ‍​ ‍ ‌‍‍‌‌‍‌​​ ‌​ ‌‍‌‍‌​​ ‌ ‌‍​ ​ ​‍‌‍‌‍​ ‍‌​ ​‍​‍ ‌​ ‌‍​ ‌ ​ ​‌​ ‌‌​‍ ‌​ ‌​​ ​‌‌‍‌‌​ ​‍​‍ ‌​ ‍​​ ‌ ‌‍‌‌​ ‌‌​‍ ‌‌‍‌‍‌‍‌‌‌‍‌‍‌‍​‍​ ‍‌‌‍​‍​ ​​​ ‌ ‌‍‌‌‌‍​ ​ ‍​​ ‌‍​ ‍ ‌ ‌​‌ ‍‌‌ ​​‌‍‌‌​ ‌‌‍ ‍‌‍‌‌‌ ‌ ‌ ​ ​ ‍ ‌ ​​‌‍​‌‌ ‌​‌‍‍​​ ‌‌‍​ ‌‍ ‌‍ ‍‌ ‌​‌‍‌‌‌‍ ‍‌ ‌​​‍‌‌​ ‌‌‌​​‍‌‌ ‌‍‍ ‌‍‌‌‌ ‍‌​‍‌‌​ ​ ‌​‌​​‍‌‌​ ​ ‌​‌​​‍‌‌​ ​‍​ ​‍‌‍‌​‌‍‌‌​ ‌ ​ ‌‌‌‍​‌​ ​​‌‍‌‍​ ‍‌​ ‌​​ ​ ​ ‌‍​ ‍​​‍‌‌​ ​‍​ ​‍​‍‌‌​ ‌‌‌​‌​​‍ ‍‌‍​ ‌‍‍​‌‍‍‌‌‍ ​‌‍‌​‌ ​‍‌‍‌‌‌‍ ‍​‍‌‌​ ‌‌‌​​‍‌‌ ‌‍‍ ‌‍‌‌‌ ‍‌​‍‌‌​ ​ ‌​‌​​‍‌‌​ ​ ‌​‌​​‍‌‌​ ​‍​ ​‍​ ‌‌‌‍‌‌‌‍‌‍‌‍​‍‌‍​ ‌‍​ ‌‍‌​‌‍‌​​ ‌‍‌‍‌‍‌‍‌‌‌‍​‌​‍‌‌​ ​‍​ ​‍​‍‌‌​ ‌‌‌​‌​​‍ ‍‌ ‌​‌‍‌‌‌ ‍​‌ ‌​​ ‌‍​‍‌‍​‌‌ ​ ‌‍‌‌‌‌‌‌‌ ​‍‌‍ ​​ ‌​‍‌‌​ ​‍‌​‌‍‌ ​ ‌ ‌​‌ ‌‌‌‍‌​‌‍‍‌‌‍ ​‍‌‍‌‍‍‌‌‍‌​​ ‌​ ‌‍‌‍‌​​ ‌ ‌‍​ ​ ​‍‌‍‌‍​ ‍‌​ ​‍​‍ ‌​ ‌‍​ ‌ ​ ​‌​ ‌‌​‍ ‌​ ‌​​ ​‌‌‍‌‌​ ​‍​‍ ‌​ ‍​​ ‌ ‌‍‌‌​ ‌‌​‍ ‌‌‍‌‍‌‍‌‌‌‍‌‍‌‍​‍​ ‍‌‌‍​‍​ ​​​ ‌ ‌‍‌‌‌‍​ ​ ‍​​ ‌‍​‍‌‍‌ ‌​‌ ‍‌‌ ​​‌‍‌‌​ ‌‌‍ ‍‌‍‌‌‌ ‌ ‌ ​ ​‍‌‍‌ ​​‌‍​‌‌ ‌​‌‍‍​​ ‌‌‍​ ‌‍ ‌‍ ‍‌ ‌​‌‍‌‌‌‍ ‍‌ ‌​​‍‌‌​ ‌‌‌​​‍‌‌ ‌‍‍ ‌‍‌‌‌ ‍‌​‍‌‌​ ​ ‌​‌​​‍‌‌​ ​ ‌​‌​​‍‌‌​ ​‍​ ​‍‌‍‌​‌‍‌‌​ ‌ ​ ‌‌‌‍​‌​ ​​‌‍‌‍​ ‍‌​ ‌​​ ​ ​ ‌‍​ ‍​​‍‌‌​ ​‍​ ​‍​‍‌‌​ ‌‌‌​‌​​‍ ‍‌‍​ ‌‍‍​‌‍‍‌‌‍ ​‌‍‌​‌ ​‍‌‍‌‌‌‍ ‍​‍‌‌​ ‌‌‌​​‍‌‌ ‌‍‍ ‌‍‌‌‌ ‍‌​‍‌‌​ ​ ‌​‌​​‍‌‌​ ​ ‌​‌​​‍‌‌​ ​‍​ ​‍​ ‌‌‌‍‌‌‌‍‌‍‌‍​‍‌‍​ ‌‍​ ‌‍‌​‌‍‌​​ ‌‍‌‍‌‍‌‍‌‌‌‍​‌​‍‌‌​ ​‍​ ​‍​‍‌‌​ ‌‌‌​‌​​‍ ‍‌ ‌​‌‍‌‌‌ ‍​‌ ‌​​‍‌‍‌ ​​‌‍‌‌‌ ​‍‌ ​ ‌ ​​‌‍‌‌‌‍​ ‌ ‌​‌‍‍‌‌ ‌‍‌‍‌‌​ ‌‌ ​​‌ ‌‌‌‍​‍‌‍ ​‌‍‍‌‌ ​ ‌‍‍​‌‍‌‌‌‍‌​​‍​‍‌ ‌
A lesson might start with a simple question like, “Why do plants
need sunlight?” From there, students could:​​​​‌ ‍ ​‍​‍‌‍ ‌ ​‍‌‍‍‌‌‍‌ ‌‍‍‌‌‍ ‍​‍​‍​ ‍‍​‍​‍‌ ​ ‌‍​‌‌‍ ‍‌‍‍‌‌ ‌​‌ ‍‌​‍ ‍‌‍‍‌‌‍ ​‍​‍​‍ ​​‍​‍‌‍‍​‌ ​‍‌‍‌‌‌‍‌‍​‍​‍​ ‍‍​‍​‍​‍ ‌ ​ ‌ ‌​‌ ‌‌‌‍‌​‌‍‍‌‌‍ ​‍ ‌‍‍‌‌‍ ‍‌ ‌​‌‍‌‌‌‍ ‍‌ ‌​​‍ ‌‍‌‌‌‍‌​‌‍‍‌‌ ‌​​‍ ‌‍ ‌‌‍ ‌‍‌​‌‍‌‌​ ‌‌ ​​‌ ​‍‌‍‌‌‌ ​ ‌‍‌‌‌‍ ‍‌ ‌​‌‍​‌‌ ‌​‌‍‍‌‌‍ ‌‍ ‍​ ‍ ‌‍‍‌‌‍‌​​ ‌​ ‌‍‌‍‌​​ ‌ ‌‍​ ​ ​‍‌‍‌‍​ ‍‌​ ​‍​‍ ‌​ ‌‍​ ‌ ​ ​‌​ ‌‌​‍ ‌​ ‌​​ ​‌‌‍‌‌​ ​‍​‍ ‌​ ‍​​ ‌ ‌‍‌‌​ ‌‌​‍ ‌‌‍‌‍‌‍‌‌‌‍‌‍‌‍​‍​ ‍‌‌‍​‍​ ​​​ ‌ ‌‍‌‌‌‍​ ​ ‍​​ ‌‍​ ‍ ‌ ‌​‌ ‍‌‌ ​​‌‍‌‌​ ‌‌‍ ‍‌‍‌‌‌ ‌ ‌ ​ ​ ‍ ‌ ​​‌‍​‌‌ ‌​‌‍‍​​ ‌‌‍​ ‌‍ ‌‍ ‍‌ ‌​‌‍‌‌‌‍ ‍‌ ‌​​‍‌‌​ ‌‌‌​​‍‌‌ ‌‍‍ ‌‍‌‌‌ ‍‌​‍‌‌​ ​ ‌​‌​​‍‌‌​ ​ ‌​‌​​‍‌‌​ ​‍​ ​‍‌‍​‌​ ‌‌‌‍​‍‌‍​‌‌‍‌‌​ ‍​​ ‌‍​ ​‌​ ​​​ ​​​ ‌‍‌‍​‍​‍‌‌​ ​‍​ ​‍​‍‌‌​ ‌‌‌​‌​​‍ ‍‌‍​ ‌‍‍​‌‍‍‌‌‍ ​‌‍‌​‌ ​‍‌‍‌‌‌‍ ‍​‍‌‌​ ‌‌‌​​‍‌‌ ‌‍‍ ‌‍‌‌‌ ‍‌​‍‌‌​ ​ ‌​‌​​‍‌‌​ ​ ‌​‌​​‍‌‌​ ​‍​ ​‍‌‍​‍​ ​‌​ ‌‌‌‍‌‍​ ​‍‌‍‌‍‌‍​‌​ ‌​​ ​ ‌‍‌‌​ ​ ‌‍​‍​‍‌‌​ ​‍​ ​‍​‍‌‌​ ‌‌‌​‌​​‍ ‍‌ ‌​‌‍‌‌‌ ‍​‌ ‌​​ ‌‍​‍‌‍​‌‌ ​ ‌‍‌‌‌‌‌‌‌ ​‍‌‍ ​​ ‌​‍‌‌​ ​‍‌​‌‍‌ ​ ‌ ‌​‌ ‌‌‌‍‌​‌‍‍‌‌‍ ​‍‌‍‌‍‍‌‌‍‌​​ ‌​ ‌‍‌‍‌​​ ‌ ‌‍​ ​ ​‍‌‍‌‍​ ‍‌​ ​‍​‍ ‌​ ‌‍​ ‌ ​ ​‌​ ‌‌​‍ ‌​ ‌​​ ​‌‌‍‌‌​ ​‍​‍ ‌​ ‍​​ ‌ ‌‍‌‌​ ‌‌​‍ ‌‌‍‌‍‌‍‌‌‌‍‌‍‌‍​‍​ ‍‌‌‍​‍​ ​​​ ‌ ‌‍‌‌‌‍​ ​ ‍​​ ‌‍​‍‌‍‌ ‌​‌ ‍‌‌ ​​‌‍‌‌​ ‌‌‍ ‍‌‍‌‌‌ ‌ ‌ ​ ​‍‌‍‌ ​​‌‍​‌‌ ‌​‌‍‍​​ ‌‌‍​ ‌‍ ‌‍ ‍‌ ‌​‌‍‌‌‌‍ ‍‌ ‌​​‍‌‌​ ‌‌‌​​‍‌‌ ‌‍‍ ‌‍‌‌‌ ‍‌​‍‌‌​ ​ ‌​‌​​‍‌‌​ ​ ‌​‌​​‍‌‌​ ​‍​ ​‍‌‍​‌​ ‌‌‌‍​‍‌‍​‌‌‍‌‌​ ‍​​ ‌‍​ ​‌​ ​​​ ​​​ ‌‍‌‍​‍​‍‌‌​ ​‍​ ​‍​‍‌‌​ ‌‌‌​‌​​‍ ‍‌‍​ ‌‍‍​‌‍‍‌‌‍ ​‌‍‌​‌ ​‍‌‍‌‌‌‍ ‍​‍‌‌​ ‌‌‌​​‍‌‌ ‌‍‍ ‌‍‌‌‌ ‍‌​‍‌‌​ ​ ‌​‌​​‍‌‌​ ​ ‌​‌​​‍‌‌​ ​‍​ ​‍‌‍​‍​ ​‌​ ‌‌‌‍‌‍​ ​‍‌‍‌‍‌‍​‌​ ‌​​ ​ ‌‍‌‌​ ​ ‌‍​‍​‍‌‌​ ​‍​ ​‍​‍‌‌​ ‌‌‌​‌​​‍ ‍‌ ‌​‌‍‌‌‌ ‍​‌ ‌​​‍‌‍‌ ​​‌‍‌‌‌ ​‍‌ ​ ‌ ​​‌‍‌‌‌‍​ ‌ ‌​‌‍‍‌‌ ‌‍‌‍‌‌​ ‌‌ ​​‌ ‌‌‌‍​‍‌‍ ​‌‍‍‌‌ ​ ‌‍‍​‌‍‌‌‌‍‌​​‍​‍‌ ‌
Conduct small experiments​​​​‌ ‍ ​‍​‍‌‍ ‌ ​‍‌‍‍‌‌‍‌ ‌‍‍‌‌‍ ‍​‍​‍​ ‍‍​‍​‍‌ ​ ‌‍​‌‌‍ ‍‌‍‍‌‌ ‌​‌ ‍‌​‍ ‍‌‍‍‌‌‍ ​‍​‍​‍ ​​‍​‍‌‍‍​‌ ​‍‌‍‌‌‌‍‌‍​‍​‍​ ‍‍​‍​‍​‍ ‌ ​ ‌ ‌​‌ ‌‌‌‍‌​‌‍‍‌‌‍ ​‍ ‌‍‍‌‌‍ ‍‌ ‌​‌‍‌‌‌‍ ‍‌ ‌​​‍ ‌‍‌‌‌‍‌​‌‍‍‌‌ ‌​​‍ ‌‍ ‌‌‍ ‌‍‌​‌‍‌‌​ ‌‌ ​​‌ ​‍‌‍‌‌‌ ​ ‌‍‌‌‌‍ ‍‌ ‌​‌‍​‌‌ ‌​‌‍‍‌‌‍ ‌‍ ‍​ ‍ ‌‍‍‌‌‍‌​​ ‌​ ‌‍‌‍‌​​ ‌ ‌‍​ ​ ​‍‌‍‌‍​ ‍‌​ ​‍​‍ ‌​ ‌‍​ ‌ ​ ​‌​ ‌‌​‍ ‌​ ‌​​ ​‌‌‍‌‌​ ​‍​‍ ‌​ ‍​​ ‌ ‌‍‌‌​ ‌‌​‍ ‌‌‍‌‍‌‍‌‌‌‍‌‍‌‍​‍​ ‍‌‌‍​‍​ ​​​ ‌ ‌‍‌‌‌‍​ ​ ‍​​ ‌‍​ ‍ ‌ ‌​‌ ‍‌‌ ​​‌‍‌‌​ ‌‌‍ ‍‌‍‌‌‌ ‌ ‌ ​ ​ ‍ ‌ ​​‌‍​‌‌ ‌​‌‍‍​​ ‌‌‍​ ‌‍ ‌‍ ‍‌ ‌​‌‍‌‌‌‍ ‍‌ ‌​​‍‌‌​ ‌‌‌​​‍‌‌ ‌‍‍ ‌‍‌‌‌ ‍‌​‍‌‌​ ​ ‌​‌​​‍‌‌​ ​ ‌​‌​​‍‌‌​ ​‍​ ​‍‌‍​ ‌‍‌​​ ‌‌​ ‌‍‌‍‌​‌‍​ ‌‍​‌‌‍​‍‌‍‌‍​ ​​‌‍‌‌​ ​​​‍‌‌​ ​‍​ ​‍​‍‌‌​ ‌‌‌​‌​​‍ ‍‌‍​ ‌‍‍​‌‍‍‌‌‍ ​‌‍‌​‌ ​‍‌‍‌‌‌‍ ‍​‍‌‌​ ‌‌‌​​‍‌‌ ‌‍‍ ‌‍‌‌‌ ‍‌​‍‌‌​ ​ ‌​‌​​‍‌‌​ ​ ‌​‌​​‍‌‌​ ​‍​ ​‍​ ‍‌‌‍​‌‌‍​‌‌‍‌​​ ​‌​ ‌‍‌‍‌‌​ ​‌​ ‌‌​ ‌‍​ ‌‌‌‍​‌​‍‌‌​ ​‍​ ​‍​‍‌‌​ ‌‌‌​‌​​‍ ‍‌ ‌​‌‍‌‌‌ ‍​‌ ‌​​ ‌‍​‍‌‍​‌‌ ​ ‌‍‌‌‌‌‌‌‌ ​‍‌‍ ​​ ‌​‍‌‌​ ​‍‌​‌‍‌ ​ ‌ ‌​‌ ‌‌‌‍‌​‌‍‍‌‌‍ ​‍‌‍‌‍‍‌‌‍‌​​ ‌​ ‌‍‌‍‌​​ ‌ ‌‍​ ​ ​‍‌‍‌‍​ ‍‌​ ​‍​‍ ‌​ ‌‍​ ‌ ​ ​‌​ ‌‌​‍ ‌​ ‌​​ ​‌‌‍‌‌​ ​‍​‍ ‌​ ‍​​ ‌ ‌‍‌‌​ ‌‌​‍ ‌‌‍‌‍‌‍‌‌‌‍‌‍‌‍​‍​ ‍‌‌‍​‍​ ​​​ ‌ ‌‍‌‌‌‍​ ​ ‍​​ ‌‍​‍‌‍‌ ‌​‌ ‍‌‌ ​​‌‍‌‌​ ‌‌‍ ‍‌‍‌‌‌ ‌ ‌ ​ ​‍‌‍‌ ​​‌‍​‌‌ ‌​‌‍‍​​ ‌‌‍​ ‌‍ ‌‍ ‍‌ ‌​‌‍‌‌‌‍ ‍‌ ‌​​‍‌‌​ ‌‌‌​​‍‌‌ ‌‍‍ ‌‍‌‌‌ ‍‌​‍‌‌​ ​ ‌​‌​​‍‌‌​ ​ ‌​‌​​‍‌‌​ ​‍​ ​‍‌‍​ ‌‍‌​​ ‌‌​ ‌‍‌‍‌​‌‍​ ‌‍​‌‌‍​‍‌‍‌‍​ ​​‌‍‌‌​ ​​​‍‌‌​ ​‍​ ​‍​‍‌‌​ ‌‌‌​‌​​‍ ‍‌‍​ ‌‍‍​‌‍‍‌‌‍ ​‌‍‌​‌ ​‍‌‍‌‌‌‍ ‍​‍‌‌​ ‌‌‌​​‍‌‌ ‌‍‍ ‌‍‌‌‌ ‍‌​‍‌‌​ ​ ‌​‌​​‍‌‌​ ​ ‌​‌​​‍‌‌​ ​‍​ ​‍​ ‍‌‌‍​‌‌‍​‌‌‍‌​​ ​‌​ ‌‍‌‍‌‌​ ​‌​ ‌‌​ ‌‍​ ‌‌‌‍​‌​‍‌‌​ ​‍​ ​‍​‍‌‌​ ‌‌‌​‌​​‍ ‍‌ ‌​‌‍‌‌‌ ‍​‌ ‌​​‍‌‍‌ ​​‌‍‌‌‌ ​‍‌ ​ ‌ ​​‌‍‌‌‌‍​ ‌ ‌​‌‍‍‌‌ ‌‍‌‍‌‌​ ‌‌ ​​‌ ‌‌‌‍​‍‌‍ ​‌‍‍‌‌ ​ ‌‍‍​‌‍‌‌‌‍‌​​‍​‍‌ ‌
Work in groups to discuss observations​​​​‌ ‍ ​‍​‍‌‍ ‌ ​‍‌‍‍‌‌‍‌ ‌‍‍‌‌‍ ‍​‍​‍​ ‍‍​‍​‍‌ ​ ‌‍​‌‌‍ ‍‌‍‍‌‌ ‌​‌ ‍‌​‍ ‍‌‍‍‌‌‍ ​‍​‍​‍ ​​‍​‍‌‍‍​‌ ​‍‌‍‌‌‌‍‌‍​‍​‍​ ‍‍​‍​‍​‍ ‌ ​ ‌ ‌​‌ ‌‌‌‍‌​‌‍‍‌‌‍ ​‍ ‌‍‍‌‌‍ ‍‌ ‌​‌‍‌‌‌‍ ‍‌ ‌​​‍ ‌‍‌‌‌‍‌​‌‍‍‌‌ ‌​​‍ ‌‍ ‌‌‍ ‌‍‌​‌‍‌‌​ ‌‌ ​​‌ ​‍‌‍‌‌‌ ​ ‌‍‌‌‌‍ ‍‌ ‌​‌‍​‌‌ ‌​‌‍‍‌‌‍ ‌‍ ‍​ ‍ ‌‍‍‌‌‍‌​​ ‌​ ‌‍‌‍‌​​ ‌ ‌‍​ ​ ​‍‌‍‌‍​ ‍‌​ ​‍​‍ ‌​ ‌‍​ ‌ ​ ​‌​ ‌‌​‍ ‌​ ‌​​ ​‌‌‍‌‌​ ​‍​‍ ‌​ ‍​​ ‌ ‌‍‌‌​ ‌‌​‍ ‌‌‍‌‍‌‍‌‌‌‍‌‍‌‍​‍​ ‍‌‌‍​‍​ ​​​ ‌ ‌‍‌‌‌‍​ ​ ‍​​ ‌‍​ ‍ ‌ ‌​‌ ‍‌‌ ​​‌‍‌‌​ ‌‌‍ ‍‌‍‌‌‌ ‌ ‌ ​ ​ ‍ ‌ ​​‌‍​‌‌ ‌​‌‍‍​​ ‌‌‍​ ‌‍ ‌‍ ‍‌ ‌​‌‍‌‌‌‍ ‍‌ ‌​​‍‌‌​ ‌‌‌​​‍‌‌ ‌‍‍ ‌‍‌‌‌ ‍‌​‍‌‌​ ​ ‌​‌​​‍‌‌​ ​ ‌​‌​​‍‌‌​ ​‍​ ​‍​ ‍​​ ​ ‌‍‌‍​ ‌​​ ​‍​ ‌​​ ‌ ​ ‌‌​ ‍‌​ ‌‍‌‍‌‍‌‍​‌​‍‌‌​ ​‍​ ​‍​‍‌‌​ ‌‌‌​‌​​‍ ‍‌‍​ ‌‍‍​‌‍‍‌‌‍ ​‌‍‌​‌ ​‍‌‍‌‌‌‍ ‍​‍‌‌​ ‌‌‌​​‍‌‌ ‌‍‍ ‌‍‌‌‌ ‍‌​‍‌‌​ ​ ‌​‌​​‍‌‌​ ​ ‌​‌​​‍‌‌​ ​‍​ ​‍​ ​‍​ ‍​‌‍​ ​ ​ ‌‍‌‍​ ‌‌‌‍‌‍​ ‌​‌‍​‍​ ​‌‌‍‌​‌‍​‍​‍‌‌​ ​‍​ ​‍​‍‌‌​ ‌‌‌​‌​​‍ ‍‌ ‌​‌‍‌‌‌ ‍​‌ ‌​​ ‌‍​‍‌‍​‌‌ ​ ‌‍‌‌‌‌‌‌‌ ​‍‌‍ ​​ ‌​‍‌‌​ ​‍‌​‌‍‌ ​ ‌ ‌​‌ ‌‌‌‍‌​‌‍‍‌‌‍ ​‍‌‍‌‍‍‌‌‍‌​​ ‌​ ‌‍‌‍‌​​ ‌ ‌‍​ ​ ​‍‌‍‌‍​ ‍‌​ ​‍​‍ ‌​ ‌‍​ ‌ ​ ​‌​ ‌‌​‍ ‌​ ‌​​ ​‌‌‍‌‌​ ​‍​‍ ‌​ ‍​​ ‌ ‌‍‌‌​ ‌‌​‍ ‌‌‍‌‍‌‍‌‌‌‍‌‍‌‍​‍​ ‍‌‌‍​‍​ ​​​ ‌ ‌‍‌‌‌‍​ ​ ‍​​ ‌‍​‍‌‍‌ ‌​‌ ‍‌‌ ​​‌‍‌‌​ ‌‌‍ ‍‌‍‌‌‌ ‌ ‌ ​ ​‍‌‍‌ ​​‌‍​‌‌ ‌​‌‍‍​​ ‌‌‍​ ‌‍ ‌‍ ‍‌ ‌​‌‍‌‌‌‍ ‍‌ ‌​​‍‌‌​ ‌‌‌​​‍‌‌ ‌‍‍ ‌‍‌‌‌ ‍‌​‍‌‌​ ​ ‌​‌​​‍‌‌​ ​ ‌​‌​​‍‌‌​ ​‍​ ​‍​ ‍​​ ​ ‌‍‌‍​ ‌​​ ​‍​ ‌​​ ‌ ​ ‌‌​ ‍‌​ ‌‍‌‍‌‍‌‍​‌​‍‌‌​ ​‍​ ​‍​‍‌‌​ ‌‌‌​‌​​‍ ‍‌‍​ ‌‍‍​‌‍‍‌‌‍ ​‌‍‌​‌ ​‍‌‍‌‌‌‍ ‍​‍‌‌​ ‌‌‌​​‍‌‌ ‌‍‍ ‌‍‌‌‌ ‍‌​‍‌‌​ ​ ‌​‌​​‍‌‌​ ​ ‌​‌​​‍‌‌​ ​‍​ ​‍​ ​‍​ ‍​‌‍​ ​ ​ ‌‍‌‍​ ‌‌‌‍‌‍​ ‌​‌‍​‍​ ​‌‌‍‌​‌‍​‍​‍‌‌​ ​‍​ ​‍​‍‌‌​ ‌‌‌​‌​​‍ ‍‌ ‌​‌‍‌‌‌ ‍​‌ ‌​​‍‌‍‌ ​​‌‍‌‌‌ ​‍‌ ​ ‌ ​​‌‍‌‌‌‍​ ‌ ‌​‌‍‍‌‌ ‌‍‌‍‌‌​ ‌‌ ​​‌ ‌‌‌‍​‍‌‍ ​‌‍‍‌‌ ​ ‌‍‍​‌‍‌‌‌‍‌​​‍​‍‌ ‌
Present their findings to the class​​​​‌ ‍ ​‍​‍‌‍ ‌ ​‍‌‍‍‌‌‍‌ ‌‍‍‌‌‍ ‍​‍​‍​ ‍‍​‍​‍‌ ​ ‌‍​‌‌‍ ‍‌‍‍‌‌ ‌​‌ ‍‌​‍ ‍‌‍‍‌‌‍ ​‍​‍​‍ ​​‍​‍‌‍‍​‌ ​‍‌‍‌‌‌‍‌‍​‍​‍​ ‍‍​‍​‍​‍ ‌ ​ ‌ ‌​‌ ‌‌‌‍‌​‌‍‍‌‌‍ ​‍ ‌‍‍‌‌‍ ‍‌ ‌​‌‍‌‌‌‍ ‍‌ ‌​​‍ ‌‍‌‌‌‍‌​‌‍‍‌‌ ‌​​‍ ‌‍ ‌‌‍ ‌‍‌​‌‍‌‌​ ‌‌ ​​‌ ​‍‌‍‌‌‌ ​ ‌‍‌‌‌‍ ‍‌ ‌​‌‍​‌‌ ‌​‌‍‍‌‌‍ ‌‍ ‍​ ‍ ‌‍‍‌‌‍‌​​ ‌​ ‌‍‌‍‌​​ ‌ ‌‍​ ​ ​‍‌‍‌‍​ ‍‌​ ​‍​‍ ‌​ ‌‍​ ‌ ​ ​‌​ ‌‌​‍ ‌​ ‌​​ ​‌‌‍‌‌​ ​‍​‍ ‌​ ‍​​ ‌ ‌‍‌‌​ ‌‌​‍ ‌‌‍‌‍‌‍‌‌‌‍‌‍‌‍​‍​ ‍‌‌‍​‍​ ​​​ ‌ ‌‍‌‌‌‍​ ​ ‍​​ ‌‍​ ‍ ‌ ‌​‌ ‍‌‌ ​​‌‍‌‌​ ‌‌‍ ‍‌‍‌‌‌ ‌ ‌ ​ ​ ‍ ‌ ​​‌‍​‌‌ ‌​‌‍‍​​ ‌‌‍​ ‌‍ ‌‍ ‍‌ ‌​‌‍‌‌‌‍ ‍‌ ‌​​‍‌‌​ ‌‌‌​​‍‌‌ ‌‍‍ ‌‍‌‌‌ ‍‌​‍‌‌​ ​ ‌​‌​​‍‌‌​ ​ ‌​‌​​‍‌‌​ ​‍​ ​‍​ ‍‌​ ‌‍​ ​‌​ ‌‌​ ‍​‌‍​ ‌‍‌‌‌‍​‍​ ‌​​ ​​‌‍​ ​ ‍‌​‍‌‌​ ​‍​ ​‍​‍‌‌​ ‌‌‌​‌​​‍ ‍‌‍​ ‌‍‍​‌‍‍‌‌‍ ​‌‍‌​‌ ​‍‌‍‌‌‌‍ ‍​‍‌‌​ ‌‌‌​​‍‌‌ ‌‍‍ ‌‍‌‌‌ ‍‌​‍‌‌​ ​ ‌​‌​​‍‌‌​ ​ ‌​‌​​‍‌‌​ ​‍​ ​‍​ ​ ‌‍‌​‌‍​ ​ ​ ‌‍‌‌​ ​ ‌‍​‍​ ​​​ ​​​ ‌‌​ ‌ ​ ‍​​‍‌‌​ ​‍​ ​‍​‍‌‌​ ‌‌‌​‌​​‍ ‍‌ ‌​‌‍‌‌‌ ‍​‌ ‌​​ ‌‍​‍‌‍​‌‌ ​ ‌‍‌‌‌‌‌‌‌ ​‍‌‍ ​​ ‌​‍‌‌​ ​‍‌​‌‍‌ ​ ‌ ‌​‌ ‌‌‌‍‌​‌‍‍‌‌‍ ​‍‌‍‌‍‍‌‌‍‌​​ ‌​ ‌‍‌‍‌​​ ‌ ‌‍​ ​ ​‍‌‍‌‍​ ‍‌​ ​‍​‍ ‌​ ‌‍​ ‌ ​ ​‌​ ‌‌​‍ ‌​ ‌​​ ​‌‌‍‌‌​ ​‍​‍ ‌​ ‍​​ ‌ ‌‍‌‌​ ‌‌​‍ ‌‌‍‌‍‌‍‌‌‌‍‌‍‌‍​‍​ ‍‌‌‍​‍​ ​​​ ‌ ‌‍‌‌‌‍​ ​ ‍​​ ‌‍​‍‌‍‌ ‌​‌ ‍‌‌ ​​‌‍‌‌​ ‌‌‍ ‍‌‍‌‌‌ ‌ ‌ ​ ​‍‌‍‌ ​​‌‍​‌‌ ‌​‌‍‍​​ ‌‌‍​ ‌‍ ‌‍ ‍‌ ‌​‌‍‌‌‌‍ ‍‌ ‌​​‍‌‌​ ‌‌‌​​‍‌‌ ‌‍‍ ‌‍‌‌‌ ‍‌​‍‌‌​ ​ ‌​‌​​‍‌‌​ ​ ‌​‌​​‍‌‌​ ​‍​ ​‍​ ‍‌​ ‌‍​ ​‌​ ‌‌​ ‍​‌‍​ ‌‍‌‌‌‍​‍​ ‌​​ ​​‌‍​ ​ ‍‌​‍‌‌​ ​‍​ ​‍​‍‌‌​ ‌‌‌​‌​​‍ ‍‌‍​ ‌‍‍​‌‍‍‌‌‍ ​‌‍‌​‌ ​‍‌‍‌‌‌‍ ‍​‍‌‌​ ‌‌‌​​‍‌‌ ‌‍‍ ‌‍‌‌‌ ‍‌​‍‌‌​ ​ ‌​‌​​‍‌‌​ ​ ‌​‌​​‍‌‌​ ​‍​ ​‍​ ​ ‌‍‌​‌‍​ ​ ​ ‌‍‌‌​ ​ ‌‍​‍​ ​​​ ​​​ ‌‌​ ‌ ​ ‍​​‍‌‌​ ​‍​ ​‍​‍‌‌​ ‌‌‌​‌​​‍ ‍‌ ‌​‌‍‌‌‌ ‍​‌ ‌​​‍‌‍‌ ​​‌‍‌‌‌ ​‍‌ ​ ‌ ​​‌‍‌‌‌‍​ ‌ ‌​‌‍‍‌‌ ‌‍‌‍‌‌​ ‌‌ ​​‌ ‌‌‌‍​‍‌‍ ​‌‍‍‌‌ ​ ‌‍‍​‌‍‌‌‌‍‌​​‍​‍‌ ‌